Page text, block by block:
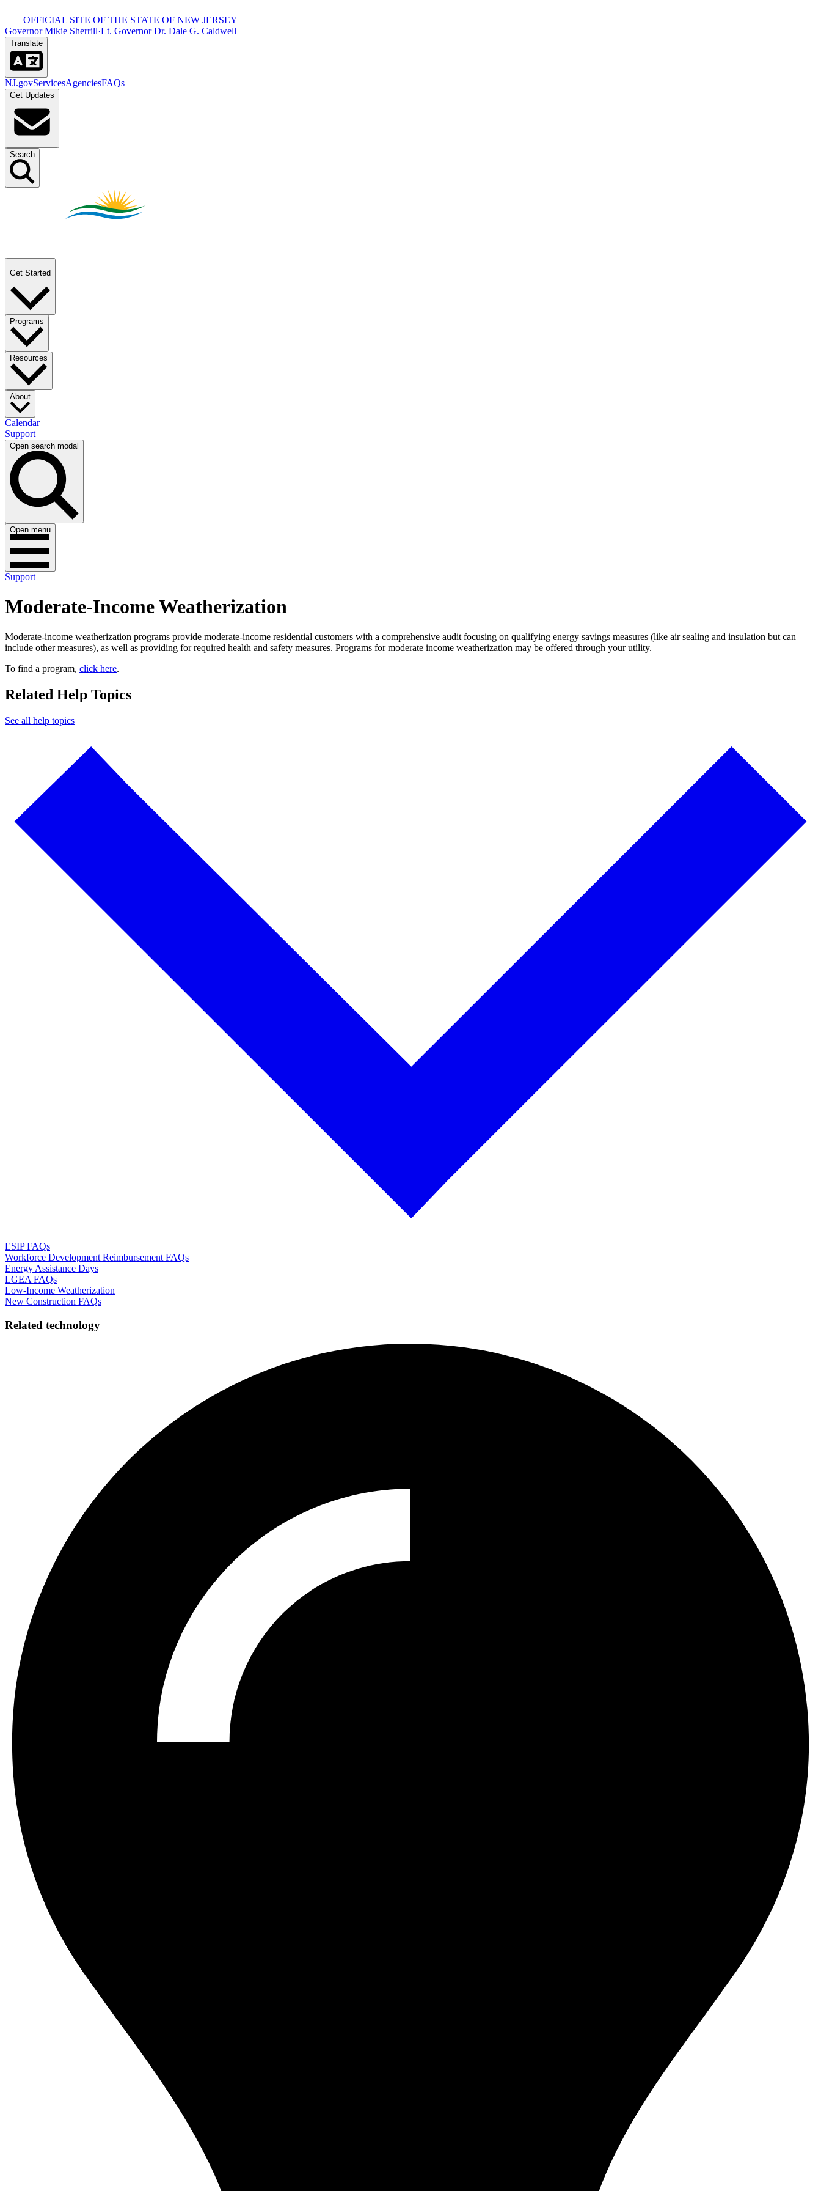
OFFICIAL SITE OF THE STATE OF NEW JERSEY​​​​‌ ‍ ​‍​‍‌‍ ‌ ​‍‌‍‍‌‌‍‌ ‌‍‍‌‌‍ ‍​‍​‍​ ‍‍​‍​‍‌ ​ ‌‍​‌‌‍ ‍‌‍‍‌‌ ‌​‌ ‍‌​‍ ‍‌‍‍‌‌‍ ​‍​‍​‍ ​​‍​‍‌‍‍​‌ ​‍‌‍‌‌‌‍‌‍​‍​‍​ ‍‍​‍​‍‌‍‍​‌ ‌​‌ ‌​‌ ​​​ ‍‍​‍ ​‍ ‌‍ ​‌‍ ‌‍​ ‌‍​‌‌‍ ​‌‍‍​‌‍ ‌ ​ ‌ ‌​​ ‍‍​ ​ ​ ​ ​ ​ ​ ​ ​‍ ‌‍‍‌‌‍ ‍‌ ‌​‌‍‌‌‌‍ ‍‌ ‌​​‍ ‌‍‌‌‌‍‌​‌‍‍‌‌ ‌​​‍ ‌‍ ‌‌‍ ‌‍‌​‌‍‌‌​ ‌‌ ​​‌ ​‍‌‍‌‌‌ ​ ‌‍‌‌‌‍ ‍‌ ‌​‌‍​‌‌ ‌​‌‍‍‌‌‍ ‌‍ ‍​ ‍ ‌‍‍‌‌‍‌​​ ‌‌‍ ‍‌‍‍‍‌​‌ ‌‍ ‌ ‌‍‌​ ​‌‍​‌‌ ‍‌‌‍ ‌ ‌‌‌ ‌​​ ‍ ‌ ‌​‌ ‍‌‌ ​​‌‍‌‌​ ‌‌‍ ‍‌‍‍‍‌‍ ​‌‍​‌‌ ‍‌‌‍ ‌ ‌‌‌ ‌​​ ‍ ‌ ​​‌‍​‌‌ ‌​‌‍‍​​ ‌‌‍‍​‌‍‌‌‌‍​‌‌‍‌​‌‍‌‌‌ ​‍​‍ ‍‌ ​ ‌‍‌‌‌‍​‌‌‍ ​​‍ ‍‌ ‌​‌‍‌‌‌ ‍​‌ ‌​​ ‌‍​‍‌‍​‌‌ ​ ‌‍‌‌‌‌‌‌‌ ​‍‌‍ ​​ ‌‌‍‍​‌ ‌​‌ ‌​‌ ​​​‍‌‌​ ​ ‌​​‌​‍‌‌​ ​‍‌​‌‍​‍‌‌​ ​‍‌​‌‍‌‍ ​‌‍ ‌‍​ ‌‍​‌‌‍ ​‌‍‍​‌‍ ‌ ​ ‌ ‌​​‍‌‌​ ​ ‌​​‌​ ​ ​ ​ ​ ​ ​ ​ ​‍‌‍‌‍‍‌‌‍‌​​ ‌‌‍ ‍‌‍‍‍‌​‌ ‌‍ ‌ ‌‍‌​ ​‌‍​‌‌ ‍‌‌‍ ‌ ‌‌‌ ‌​​‍‌‍‌ ‌​‌ ‍‌‌ ​​‌‍‌‌​ ‌‌‍ ‍‌‍‍‍‌‍ ​‌‍​‌‌ ‍‌‌‍ ‌ ‌‌‌ ‌​​‍‌‍‌ ​​‌‍​‌‌ ‌​‌‍‍​​ ‌‌‍‍​‌‍‌‌‌‍​‌‌‍‌​‌‍‌‌‌ ​‍​‍ ‍‌ ​ ‌‍‌‌‌‍​‌‌‍ ​​‍ ‍‌ ‌​‌‍‌‌‌ ‍​‌ ‌​​‍‌‍‌ ​​‌‍‌‌‌ ​‍‌ ​ ‌ ​​‌‍‌‌‌‍​ ‌ ‌​‌‍‍‌‌ ‌‍‌‍‌‌​ ‌‌ ​​‌ ‌‌‌‍​‍‌‍ ​‌‍‍‌‌ ​ ‌‍‍​‌‍‌‌‌‍‌​​‍​‍‌ ‌
Governor Mikie Sherrill​​​​‌ ‍ ​‍​‍‌‍ ‌ ​‍‌‍‍‌‌‍‌ ‌‍‍‌‌‍ ‍​‍​‍​ ‍‍​‍​‍‌ ​ ‌‍​‌‌‍ ‍‌‍‍‌‌ ‌​‌ ‍‌​‍ ‍‌‍‍‌‌‍ ​‍​‍​‍ ​​‍​‍‌‍‍​‌ ​‍‌‍‌‌‌‍‌‍​‍​‍​ ‍‍​‍​‍‌‍‍​‌ ‌​‌ ‌​‌ ​​​ ‍‍​‍ ​‍ ‌‍ ​‌‍ ‌‍​ ‌‍​‌‌‍ ​‌‍‍​‌‍ ‌ ​ ‌ ‌​​ ‍‍​ ​ ​ ​ ​ ​ ​ ​ ​‍ ‌‍‍‌‌‍ ‍‌ ‌​‌‍‌‌‌‍ ‍‌ ‌​​‍ ‌‍‌‌‌‍‌​‌‍‍‌‌ ‌​​‍ ‌‍ ‌‌‍ ‌‍‌​‌‍‌‌​ ‌‌ ​​‌ ​‍‌‍‌‌‌ ​ ‌‍‌‌‌‍ ‍‌ ‌​‌‍​‌‌ ‌​‌‍‍‌‌‍ ‌‍ ‍​ ‍ ‌‍‍‌‌‍‌​​ ‌‌‍ ‍‌‍‍‍‌​‌ ‌‍ ‌ ‌‍‌​ ​‌‍​‌‌ ‍‌‌‍ ‌ ‌‌‌ ‌​​ ‍ ‌ ‌​‌ ‍‌‌ ​​‌‍‌‌​ ‌‌‍ ‍‌‍‍‍‌‍ ​‌‍​‌‌ ‍‌‌‍ ‌ ‌‌‌ ‌​​ ‍ ‌ ​​‌‍​‌‌ ‌​‌‍‍​​ ‌‌‍‍​‌‍‌‌‌‍​‌‌‍‌​‌‍‌‌‌ ​‍​‍ ‍‌‍ ​‌‍‌‌‌‍​‌‌‍‌​‌‍‌‌‌ ​‍‌ ​ ​‍ ‍‌‍‌ ‌‍ ‌ ‌‍‌‍‌‌‌ ​‍‌‍ ‍‌‍ ‌ ​‍​ ‌‍​‍‌‍​‌‌ ​ ‌‍‌‌‌‌‌‌‌ ​‍‌‍ ​​ ‌‌‍‍​‌ ‌​‌ ‌​‌ ​​​‍‌‌​ ​ ‌​​‌​‍‌‌​ ​‍‌​‌‍​‍‌‌​ ​‍‌​‌‍‌‍ ​‌‍ ‌‍​ ‌‍​‌‌‍ ​‌‍‍​‌‍ ‌ ​ ‌ ‌​​‍‌‌​ ​ ‌​​‌​ ​ ​ ​ ​ ​ ​ ​ ​‍‌‍‌‍‍‌‌‍‌​​ ‌‌‍ ‍‌‍‍‍‌​‌ ‌‍ ‌ ‌‍‌​ ​‌‍​‌‌ ‍‌‌‍ ‌ ‌‌‌ ‌​​‍‌‍‌ ‌​‌ ‍‌‌ ​​‌‍‌‌​ ‌‌‍ ‍‌‍‍‍‌‍ ​‌‍​‌‌ ‍‌‌‍ ‌ ‌‌‌ ‌​​‍‌‍‌ ​​‌‍​‌‌ ‌​‌‍‍​​ ‌‌‍‍​‌‍‌‌‌‍​‌‌‍‌​‌‍‌‌‌ ​‍​‍ ‍‌‍ ​‌‍‌‌‌‍​‌‌‍‌​‌‍‌‌‌ ​‍‌ ​ ​‍ ‍‌‍‌ ‌‍ ‌ ‌‍‌‍‌‌‌ ​‍‌‍ ‍‌‍ ‌ ​‍​‍‌‍‌ ​​‌‍‌‌‌ ​‍‌ ​ ‌ ​​‌‍‌‌‌‍​ ‌ ‌​‌‍‍‌‌ ‌‍‌‍‌‌​ ‌‌ ​​‌ ‌‌‌‍​‍‌‍ ​‌‍‍‌‌ ​ ‌‍‍​‌‍‌‌‌‍‌​​‍​‍‌ ‌·Lt. Governor Dr. Dale G. Caldwell​​​​‌ ‍ ​‍​‍‌‍ ‌ ​‍‌‍‍‌‌‍‌ ‌‍‍‌‌‍ ‍​‍​‍​ ‍‍​‍​‍‌ ​ ‌‍​‌‌‍ ‍‌‍‍‌‌ ‌​‌ ‍‌​‍ ‍‌‍‍‌‌‍ ​‍​‍​‍ ​​‍​‍‌‍‍​‌ ​‍‌‍‌‌‌‍‌‍​‍​‍​ ‍‍​‍​‍‌‍‍​‌ ‌​‌ ‌​‌ ​​​ ‍‍​‍ ​‍ ‌‍ ​‌‍ ‌‍​ ‌‍​‌‌‍ ​‌‍‍​‌‍ ‌ ​ ‌ ‌​​ ‍‍​ ​ ​ ​ ​ ​ ​ ​ ​‍ ‌‍‍‌‌‍ ‍‌ ‌​‌‍‌‌‌‍ ‍‌ ‌​​‍ ‌‍‌‌‌‍‌​‌‍‍‌‌ ‌​​‍ ‌‍ ‌‌‍ ‌‍‌​‌‍‌‌​ ‌‌ ​​‌ ​‍‌‍‌‌‌ ​ ‌‍‌‌‌‍ ‍‌ ‌​‌‍​‌‌ ‌​‌‍‍‌‌‍ ‌‍ ‍​ ‍ ‌‍‍‌‌‍‌​​ ‌‌‍ ‍‌‍‍‍‌​‌ ‌‍ ‌ ‌‍‌​ ​‌‍​‌‌ ‍‌‌‍ ‌ ‌‌‌ ‌​​ ‍ ‌ ‌​‌ ‍‌‌ ​​‌‍‌‌​ ‌‌‍ ‍‌‍‍‍‌‍ ​‌‍​‌‌ ‍‌‌‍ ‌ ‌‌‌ ‌​​ ‍ ‌ ​​‌‍​‌‌ ‌​‌‍‍​​ ‌‌‍‍​‌‍‌‌‌‍​‌‌‍‌​‌‍‌‌‌ ​‍​‍ ‍‌‍ ​‌‍‌‌‌‍​‌‌‍‌​‌‍‌‌‌ ​‍‌ ​ ​‍ ‍‌‍ ​‌ ‌​‌​‌ ‌‍ ‌ ‌‍‌‍‌‌‌ ​‍‌‍ ‍‌‍ ‌ ​‍​ ‌‍​‍‌‍​‌‌ ​ ‌‍‌‌‌‌‌‌‌ ​‍‌‍ ​​ ‌‌‍‍​‌ ‌​‌ ‌​‌ ​​​‍‌‌​ ​ ‌​​‌​‍‌‌​ ​‍‌​‌‍​‍‌‌​ ​‍‌​‌‍‌‍ ​‌‍ ‌‍​ ‌‍​‌‌‍ ​‌‍‍​‌‍ ‌ ​ ‌ ‌​​‍‌‌​ ​ ‌​​‌​ ​ ​ ​ ​ ​ ​ ​ ​‍‌‍‌‍‍‌‌‍‌​​ ‌‌‍ ‍‌‍‍‍‌​‌ ‌‍ ‌ ‌‍‌​ ​‌‍​‌‌ ‍‌‌‍ ‌ ‌‌‌ ‌​​‍‌‍‌ ‌​‌ ‍‌‌ ​​‌‍‌‌​ ‌‌‍ ‍‌‍‍‍‌‍ ​‌‍​‌‌ ‍‌‌‍ ‌ ‌‌‌ ‌​​‍‌‍‌ ​​‌‍​‌‌ ‌​‌‍‍​​ ‌‌‍‍​‌‍‌‌‌‍​‌‌‍‌​‌‍‌‌‌ ​‍​‍ ‍‌‍ ​‌‍‌‌‌‍​‌‌‍‌​‌‍‌‌‌ ​‍‌ ​ ​‍ ‍‌‍ ​‌ ‌​‌​‌ ‌‍ ‌ ‌‍‌‍‌‌‌ ​‍‌‍ ‍‌‍ ‌ ​‍​‍‌‍‌ ​​‌‍‌‌‌ ​‍‌ ​ ‌ ​​‌‍‌‌‌‍​ ‌ ‌​‌‍‍‌‌ ‌‍‌‍‌‌​ ‌‌ ​​‌ ‌‌‌‍​‍‌‍ ​‌‍‍‌‌ ​ ‌‍‍​‌‍‌‌‌‍‌​​‍​‍‌ ‌
Translate​​​​‌ ‍ ​‍​‍‌‍ ‌ ​‍‌‍‍‌‌‍‌ ‌‍‍‌‌‍ ‍​‍​‍​ ‍‍​‍​‍‌ ​ ‌‍​‌‌‍ ‍‌‍‍‌‌ ‌​‌ ‍‌​‍ ‍‌‍‍‌‌‍ ​‍​‍​‍ ​​‍​‍‌‍‍​‌ ​‍‌‍‌‌‌‍‌‍​‍​‍​ ‍‍​‍​‍‌‍‍​‌ ‌​‌ ‌​‌ ​​​ ‍‍​‍ ​‍ ‌‍ ​‌‍ ‌‍​ ‌‍​‌‌‍ ​‌‍‍​‌‍ ‌ ​ ‌ ‌​​ ‍‍​ ​ ​ ​ ​ ​ ​ ​ ​‍ ‌‍‍‌‌‍ ‍‌ ‌​‌‍‌‌‌‍ ‍‌ ‌​​‍ ‌‍‌‌‌‍‌​‌‍‍‌‌ ‌​​‍ ‌‍ ‌‌‍ ‌‍‌​‌‍‌‌​ ‌‌ ​​‌ ​‍‌‍‌‌‌ ​ ‌‍‌‌‌‍ ‍‌ ‌​‌‍​‌‌ ‌​‌‍‍‌‌‍ ‌‍ ‍​ ‍ ‌‍‍‌‌‍‌​​ ‌‌‍ ‍‌‍‍‍‌​‌ ‌‍ ‌ ‌‍‌​ ​‌‍​‌‌ ‍‌‌‍ ‌ ‌‌‌ ‌​​ ‍ ‌ ‌​‌ ‍‌‌ ​​‌‍‌‌​ ‌‌‍ ‍‌‍‍‍‌‍ ​‌‍​‌‌ ‍‌‌‍ ‌ ‌‌‌ ‌​​ ‍ ‌ ​​‌‍​‌‌ ‌​‌‍‍​​ ‌‌‍‍​‌‍‌‌‌‍​‌‌‍‌​‌‍‌‌‌ ​‍​‍ ‍‌ ‌​‌ ​‍‌‍​‌‌‍ ‍‌ ​ ‌‍ ​‌‍​‌‌ ‌​‌‍‍‌‌‍ ‌‍ ‍‌ ​ ​‍ ‍‌‍​‍‌ ‌​‌‍ ‍​ ‌‍​‍‌‍​‌‌ ​ ‌‍‌‌‌‌‌‌‌ ​‍‌‍ ​​ ‌‌‍‍​‌ ‌​‌ ‌​‌ ​​​‍‌‌​ ​ ‌​​‌​‍‌‌​ ​‍‌​‌‍​‍‌‌​ ​‍‌​‌‍‌‍ ​‌‍ ‌‍​ ‌‍​‌‌‍ ​‌‍‍​‌‍ ‌ ​ ‌ ‌​​‍‌‌​ ​ ‌​​‌​ ​ ​ ​ ​ ​ ​ ​ ​‍‌‍‌‍‍‌‌‍‌​​ ‌‌‍ ‍‌‍‍‍‌​‌ ‌‍ ‌ ‌‍‌​ ​‌‍​‌‌ ‍‌‌‍ ‌ ‌‌‌ ‌​​‍‌‍‌ ‌​‌ ‍‌‌ ​​‌‍‌‌​ ‌‌‍ ‍‌‍‍‍‌‍ ​‌‍​‌‌ ‍‌‌‍ ‌ ‌‌‌ ‌​​‍‌‍‌ ​​‌‍​‌‌ ‌​‌‍‍​​ ‌‌‍‍​‌‍‌‌‌‍​‌‌‍‌​‌‍‌‌‌ ​‍​‍ ‍‌ ‌​‌ ​‍‌‍​‌‌‍ ‍‌ ​ ‌‍ ​‌‍​‌‌ ‌​‌‍‍‌‌‍ ‌‍ ‍‌ ​ ​‍ ‍‌‍​‍‌ ‌​‌‍ ‍​‍‌‍‌ ​​‌‍‌‌‌ ​‍‌ ​ ‌ ​​‌‍‌‌‌‍​ ‌ ‌​‌‍‍‌‌ ‌‍‌‍‌‌​ ‌‌ ​​‌ ‌‌‌‍​‍‌‍ ​‌‍‍‌‌ ​ ‌‍‍​‌‍‌‌‌‍‌​​‍​‍‌ ‌
NJ.gov​​​​‌ ‍ ​‍​‍‌‍ ‌ ​‍‌‍‍‌‌‍‌ ‌‍‍‌‌‍ ‍​‍​‍​ ‍‍​‍​‍‌ ​ ‌‍​‌‌‍ ‍‌‍‍‌‌ ‌​‌ ‍‌​‍ ‍‌‍‍‌‌‍ ​‍​‍​‍ ​​‍​‍‌‍‍​‌ ​‍‌‍‌‌‌‍‌‍​‍​‍​ ‍‍​‍​‍‌‍‍​‌ ‌​‌ ‌​‌ ​​​ ‍‍​‍ ​‍ ‌‍ ​‌‍ ‌‍​ ‌‍​‌‌‍ ​‌‍‍​‌‍ ‌ ​ ‌ ‌​​ ‍‍​ ​ ​ ​ ​ ​ ​ ​ ​‍ ‌‍‍‌‌‍ ‍‌ ‌​‌‍‌‌‌‍ ‍‌ ‌​​‍ ‌‍‌‌‌‍‌​‌‍‍‌‌ ‌​​‍ ‌‍ ‌‌‍ ‌‍‌​‌‍‌‌​ ‌‌ ​​‌ ​‍‌‍‌‌‌ ​ ‌‍‌‌‌‍ ‍‌ ‌​‌‍​‌‌ ‌​‌‍‍‌‌‍ ‌‍ ‍​ ‍ ‌‍‍‌‌‍‌​​ ‌‌‍ ‍‌‍‍‍‌​‌ ‌‍ ‌ ‌‍‌​ ​‌‍​‌‌ ‍‌‌‍ ‌ ‌‌‌ ‌​​ ‍ ‌ ‌​‌ ‍‌‌ ​​‌‍‌‌​ ‌‌‍ ‍‌‍‍‍‌‍ ​‌‍​‌‌ ‍‌‌‍ ‌ ‌‌‌ ‌​​ ‍ ‌ ​​‌‍​‌‌ ‌​‌‍‍​​ ‌‌‍‍​‌‍‌‌‌‍​‌‌‍‌​‌‍‌‌‌ ​‍​‍ ‍‌‍ ​‌‍‍‌‌‍ ‍‌‍‍ ‌ ​ ​‍‌‌​ ‌‌‌​​‍‌‌ ‌‍‍ ‌‍‌‌‌ ‍‌​‍‌‌​ ​ ‌​‌​​‍‌‌​ ​ ‌​‌​​‍‌‌​ ​‍​ ​‍​ ​‍‌‍‌‍‌‍​ ‌‍​ ​ ​ ‌‍​‍​ ‍​‌‍‌‌​ ​​​ ​ ‌‍​‍​ ​​​‍‌‌​ ​‍​ ​‍​‍‌‌​ ‌‌‌​‌​​‍ ‍‌ ‌​‌‍‌‌‌ ‍​‌ ‌​​ ‌‍​‍‌‍​‌‌ ​ ‌‍‌‌‌‌‌‌‌ ​‍‌‍ ​​ ‌‌‍‍​‌ ‌​‌ ‌​‌ ​​​‍‌‌​ ​ ‌​​‌​‍‌‌​ ​‍‌​‌‍​‍‌‌​ ​‍‌​‌‍‌‍ ​‌‍ ‌‍​ ‌‍​‌‌‍ ​‌‍‍​‌‍ ‌ ​ ‌ ‌​​‍‌‌​ ​ ‌​​‌​ ​ ​ ​ ​ ​ ​ ​ ​‍‌‍‌‍‍‌‌‍‌​​ ‌‌‍ ‍‌‍‍‍‌​‌ ‌‍ ‌ ‌‍‌​ ​‌‍​‌‌ ‍‌‌‍ ‌ ‌‌‌ ‌​​‍‌‍‌ ‌​‌ ‍‌‌ ​​‌‍‌‌​ ‌‌‍ ‍‌‍‍‍‌‍ ​‌‍​‌‌ ‍‌‌‍ ‌ ‌‌‌ ‌​​‍‌‍‌ ​​‌‍​‌‌ ‌​‌‍‍​​ ‌‌‍‍​‌‍‌‌‌‍​‌‌‍‌​‌‍‌‌‌ ​‍​‍ ‍‌‍ ​‌‍‍‌‌‍ ‍‌‍‍ ‌ ​ ​‍‌‌​ ‌‌‌​​‍‌‌ ‌‍‍ ‌‍‌‌‌ ‍‌​‍‌‌​ ​ ‌​‌​​‍‌‌​ ​ ‌​‌​​‍‌‌​ ​‍​ ​‍​ ​‍‌‍‌‍‌‍​ ‌‍​ ​ ​ ‌‍​‍​ ‍​‌‍‌‌​ ​​​ ​ ‌‍​‍​ ​​​‍‌‌​ ​‍​ ​‍​‍‌‌​ ‌‌‌​‌​​‍ ‍‌ ‌​‌‍‌‌‌ ‍​‌ ‌​​‍‌‍‌ ​​‌‍‌‌‌ ​‍‌ ​ ‌ ​​‌‍‌‌‌‍​ ‌ ‌​‌‍‍‌‌ ‌‍‌‍‌‌​ ‌‌ ​​‌ ‌‌‌‍​‍‌‍ ​‌‍‍‌‌ ​ ‌‍‍​‌‍‌‌‌‍‌​​‍​‍‌ ‌Services​​​​‌ ‍ ​‍​‍‌‍ ‌ ​‍‌‍‍‌‌‍‌ ‌‍‍‌‌‍ ‍​‍​‍​ ‍‍​‍​‍‌ ​ ‌‍​‌‌‍ ‍‌‍‍‌‌ ‌​‌ ‍‌​‍ ‍‌‍‍‌‌‍ ​‍​‍​‍ ​​‍​‍‌‍‍​‌ ​‍‌‍‌‌‌‍‌‍​‍​‍​ ‍‍​‍​‍‌‍‍​‌ ‌​‌ ‌​‌ ​​​ ‍‍​‍ ​‍ ‌‍ ​‌‍ ‌‍​ ‌‍​‌‌‍ ​‌‍‍​‌‍ ‌ ​ ‌ ‌​​ ‍‍​ ​ ​ ​ ​ ​ ​ ​ ​‍ ‌‍‍‌‌‍ ‍‌ ‌​‌‍‌‌‌‍ ‍‌ ‌​​‍ ‌‍‌‌‌‍‌​‌‍‍‌‌ ‌​​‍ ‌‍ ‌‌‍ ‌‍‌​‌‍‌‌​ ‌‌ ​​‌ ​‍‌‍‌‌‌ ​ ‌‍‌‌‌‍ ‍‌ ‌​‌‍​‌‌ ‌​‌‍‍‌‌‍ ‌‍ ‍​ ‍ ‌‍‍‌‌‍‌​​ ‌‌‍ ‍‌‍‍‍‌​‌ ‌‍ ‌ ‌‍‌​ ​‌‍​‌‌ ‍‌‌‍ ‌ ‌‌‌ ‌​​ ‍ ‌ ‌​‌ ‍‌‌ ​​‌‍‌‌​ ‌‌‍ ‍‌‍‍‍‌‍ ​‌‍​‌‌ ‍‌‌‍ ‌ ‌‌‌ ‌​​ ‍ ‌ ​​‌‍​‌‌ ‌​‌‍‍​​ ‌‌‍‍​‌‍‌‌‌‍​‌‌‍‌​‌‍‌‌‌ ​‍​‍ ‍‌‍ ​‌‍‍‌‌‍ ‍‌‍‍ ‌ ​ ​‍‌‌​ ‌‌‌​​‍‌‌ ‌‍‍ ‌‍‌‌‌ ‍‌​‍‌‌​ ​ ‌​‌​​‍‌‌​ ​ ‌​‌​​‍‌‌​ ​‍​ ​‍​ ​‍​ ‍​​ ‌ ​ ‍‌​ ​‍‌‍​ ‌‍​ ‌‍‌‍​ ​ ​ ‌ ​ ‌​​ ‌​​‍‌‌​ ​‍​ ​‍​‍‌‌​ ‌‌‌​‌​​‍ ‍‌ ‌​‌‍‌‌‌ ‍​‌ ‌​​ ‌‍​‍‌‍​‌‌ ​ ‌‍‌‌‌‌‌‌‌ ​‍‌‍ ​​ ‌‌‍‍​‌ ‌​‌ ‌​‌ ​​​‍‌‌​ ​ ‌​​‌​‍‌‌​ ​‍‌​‌‍​‍‌‌​ ​‍‌​‌‍‌‍ ​‌‍ ‌‍​ ‌‍​‌‌‍ ​‌‍‍​‌‍ ‌ ​ ‌ ‌​​‍‌‌​ ​ ‌​​‌​ ​ ​ ​ ​ ​ ​ ​ ​‍‌‍‌‍‍‌‌‍‌​​ ‌‌‍ ‍‌‍‍‍‌​‌ ‌‍ ‌ ‌‍‌​ ​‌‍​‌‌ ‍‌‌‍ ‌ ‌‌‌ ‌​​‍‌‍‌ ‌​‌ ‍‌‌ ​​‌‍‌‌​ ‌‌‍ ‍‌‍‍‍‌‍ ​‌‍​‌‌ ‍‌‌‍ ‌ ‌‌‌ ‌​​‍‌‍‌ ​​‌‍​‌‌ ‌​‌‍‍​​ ‌‌‍‍​‌‍‌‌‌‍​‌‌‍‌​‌‍‌‌‌ ​‍​‍ ‍‌‍ ​‌‍‍‌‌‍ ‍‌‍‍ ‌ ​ ​‍‌‌​ ‌‌‌​​‍‌‌ ‌‍‍ ‌‍‌‌‌ ‍‌​‍‌‌​ ​ ‌​‌​​‍‌‌​ ​ ‌​‌​​‍‌‌​ ​‍​ ​‍​ ​‍​ ‍​​ ‌ ​ ‍‌​ ​‍‌‍​ ‌‍​ ‌‍‌‍​ ​ ​ ‌ ​ ‌​​ ‌​​‍‌‌​ ​‍​ ​‍​‍‌‌​ ‌‌‌​‌​​‍ ‍‌ ‌​‌‍‌‌‌ ‍​‌ ‌​​‍‌‍‌ ​​‌‍‌‌‌ ​‍‌ ​ ‌ ​​‌‍‌‌‌‍​ ‌ ‌​‌‍‍‌‌ ‌‍‌‍‌‌​ ‌‌ ​​‌ ‌‌‌‍​‍‌‍ ​‌‍‍‌‌ ​ ‌‍‍​‌‍‌‌‌‍‌​​‍​‍‌ ‌Agencies​​​​‌ ‍ ​‍​‍‌‍ ‌ ​‍‌‍‍‌‌‍‌ ‌‍‍‌‌‍ ‍​‍​‍​ ‍‍​‍​‍‌ ​ ‌‍​‌‌‍ ‍‌‍‍‌‌ ‌​‌ ‍‌​‍ ‍‌‍‍‌‌‍ ​‍​‍​‍ ​​‍​‍‌‍‍​‌ ​‍‌‍‌‌‌‍‌‍​‍​‍​ ‍‍​‍​‍‌‍‍​‌ ‌​‌ ‌​‌ ​​​ ‍‍​‍ ​‍ ‌‍ ​‌‍ ‌‍​ ‌‍​‌‌‍ ​‌‍‍​‌‍ ‌ ​ ‌ ‌​​ ‍‍​ ​ ​ ​ ​ ​ ​ ​ ​‍ ‌‍‍‌‌‍ ‍‌ ‌​‌‍‌‌‌‍ ‍‌ ‌​​‍ ‌‍‌‌‌‍‌​‌‍‍‌‌ ‌​​‍ ‌‍ ‌‌‍ ‌‍‌​‌‍‌‌​ ‌‌ ​​‌ ​‍‌‍‌‌‌ ​ ‌‍‌‌‌‍ ‍‌ ‌​‌‍​‌‌ ‌​‌‍‍‌‌‍ ‌‍ ‍​ ‍ ‌‍‍‌‌‍‌​​ ‌‌‍ ‍‌‍‍‍‌​‌ ‌‍ ‌ ‌‍‌​ ​‌‍​‌‌ ‍‌‌‍ ‌ ‌‌‌ ‌​​ ‍ ‌ ‌​‌ ‍‌‌ ​​‌‍‌‌​ ‌‌‍ ‍‌‍‍‍‌‍ ​‌‍​‌‌ ‍‌‌‍ ‌ ‌‌‌ ‌​​ ‍ ‌ ​​‌‍​‌‌ ‌​‌‍‍​​ ‌‌‍‍​‌‍‌‌‌‍​‌‌‍‌​‌‍‌‌‌ ​‍​‍ ‍‌‍ ​‌‍‍‌‌‍ ‍‌‍‍ ‌ ​ ​‍‌‌​ ‌‌‌​​‍‌‌ ‌‍‍ ‌‍‌‌‌ ‍‌​‍‌‌​ ​ ‌​‌​​‍‌‌​ ​ ‌​‌​​‍‌‌​ ​‍​ ​‍​ ‌ ‌‍‌​​ ​‌‌‍‌‍​ ​ ​ ​​‌‍​ ‌‍​‍​ ‌ ‌‍‌​​ ‍​​ ​ ​‍‌‌​ ​‍​ ​‍​‍‌‌​ ‌‌‌​‌​​‍ ‍‌ ‌​‌‍‌‌‌ ‍​‌ ‌​​ ‌‍​‍‌‍​‌‌ ​ ‌‍‌‌‌‌‌‌‌ ​‍‌‍ ​​ ‌‌‍‍​‌ ‌​‌ ‌​‌ ​​​‍‌‌​ ​ ‌​​‌​‍‌‌​ ​‍‌​‌‍​‍‌‌​ ​‍‌​‌‍‌‍ ​‌‍ ‌‍​ ‌‍​‌‌‍ ​‌‍‍​‌‍ ‌ ​ ‌ ‌​​‍‌‌​ ​ ‌​​‌​ ​ ​ ​ ​ ​ ​ ​ ​‍‌‍‌‍‍‌‌‍‌​​ ‌‌‍ ‍‌‍‍‍‌​‌ ‌‍ ‌ ‌‍‌​ ​‌‍​‌‌ ‍‌‌‍ ‌ ‌‌‌ ‌​​‍‌‍‌ ‌​‌ ‍‌‌ ​​‌‍‌‌​ ‌‌‍ ‍‌‍‍‍‌‍ ​‌‍​‌‌ ‍‌‌‍ ‌ ‌‌‌ ‌​​‍‌‍‌ ​​‌‍​‌‌ ‌​‌‍‍​​ ‌‌‍‍​‌‍‌‌‌‍​‌‌‍‌​‌‍‌‌‌ ​‍​‍ ‍‌‍ ​‌‍‍‌‌‍ ‍‌‍‍ ‌ ​ ​‍‌‌​ ‌‌‌​​‍‌‌ ‌‍‍ ‌‍‌‌‌ ‍‌​‍‌‌​ ​ ‌​‌​​‍‌‌​ ​ ‌​‌​​‍‌‌​ ​‍​ ​‍​ ‌ ‌‍‌​​ ​‌‌‍‌‍​ ​ ​ ​​‌‍​ ‌‍​‍​ ‌ ‌‍‌​​ ‍​​ ​ ​‍‌‌​ ​‍​ ​‍​‍‌‌​ ‌‌‌​‌​​‍ ‍‌ ‌​‌‍‌‌‌ ‍​‌ ‌​​‍‌‍‌ ​​‌‍‌‌‌ ​‍‌ ​ ‌ ​​‌‍‌‌‌‍​ ‌ ‌​‌‍‍‌‌ ‌‍‌‍‌‌​ ‌‌ ​​‌ ‌‌‌‍​‍‌‍ ​‌‍‍‌‌ ​ ‌‍‍​‌‍‌‌‌‍‌​​‍​‍‌ ‌FAQs​​​​‌ ‍ ​‍​‍‌‍ ‌ ​‍‌‍‍‌‌‍‌ ‌‍‍‌‌‍ ‍​‍​‍​ ‍‍​‍​‍‌ ​ ‌‍​‌‌‍ ‍‌‍‍‌‌ ‌​‌ ‍‌​‍ ‍‌‍‍‌‌‍ ​‍​‍​‍ ​​‍​‍‌‍‍​‌ ​‍‌‍‌‌‌‍‌‍​‍​‍​ ‍‍​‍​‍‌‍‍​‌ ‌​‌ ‌​‌ ​​​ ‍‍​‍ ​‍ ‌‍ ​‌‍ ‌‍​ ‌‍​‌‌‍ ​‌‍‍​‌‍ ‌ ​ ‌ ‌​​ ‍‍​ ​ ​ ​ ​ ​ ​ ​ ​‍ ‌‍‍‌‌‍ ‍‌ ‌​‌‍‌‌‌‍ ‍‌ ‌​​‍ ‌‍‌‌‌‍‌​‌‍‍‌‌ ‌​​‍ ‌‍ ‌‌‍ ‌‍‌​‌‍‌‌​ ‌‌ ​​‌ ​‍‌‍‌‌‌ ​ ‌‍‌‌‌‍ ‍‌ ‌​‌‍​‌‌ ‌​‌‍‍‌‌‍ ‌‍ ‍​ ‍ ‌‍‍‌‌‍‌​​ ‌‌‍ ‍‌‍‍‍‌​‌ ‌‍ ‌ ‌‍‌​ ​‌‍​‌‌ ‍‌‌‍ ‌ ‌‌‌ ‌​​ ‍ ‌ ‌​‌ ‍‌‌ ​​‌‍‌‌​ ‌‌‍ ‍‌‍‍‍‌‍ ​‌‍​‌‌ ‍‌‌‍ ‌ ‌‌‌ ‌​​ ‍ ‌ ​​‌‍​‌‌ ‌​‌‍‍​​ ‌‌‍‍​‌‍‌‌‌‍​‌‌‍‌​‌‍‌‌‌ ​‍​‍ ‍‌‍ ​‌‍‍‌‌‍ ‍‌‍‍ ‌ ​ ​‍‌‌​ ‌‌‌​​‍‌‌ ‌‍‍ ‌‍‌‌‌ ‍‌​‍‌‌​ ​ ‌​‌​​‍‌‌​ ​ ‌​‌​​‍‌‌​ ​‍​ ​‍‌‍​ ​ ‌‍​ ‍​‌‍​ ‌‍​‍​ ​‌​ ​​​ ‌‌‌‍​ ​ ‌‌​ ​‌‌‍​‍​‍‌‌​ ​‍​ ​‍​‍‌‌​ ‌‌‌​‌​​‍ ‍‌ ‌​‌‍‌‌‌ ‍​‌ ‌​​ ‌‍​‍‌‍​‌‌ ​ ‌‍‌‌‌‌‌‌‌ ​‍‌‍ ​​ ‌‌‍‍​‌ ‌​‌ ‌​‌ ​​​‍‌‌​ ​ ‌​​‌​‍‌‌​ ​‍‌​‌‍​‍‌‌​ ​‍‌​‌‍‌‍ ​‌‍ ‌‍​ ‌‍​‌‌‍ ​‌‍‍​‌‍ ‌ ​ ‌ ‌​​‍‌‌​ ​ ‌​​‌​ ​ ​ ​ ​ ​ ​ ​ ​‍‌‍‌‍‍‌‌‍‌​​ ‌‌‍ ‍‌‍‍‍‌​‌ ‌‍ ‌ ‌‍‌​ ​‌‍​‌‌ ‍‌‌‍ ‌ ‌‌‌ ‌​​‍‌‍‌ ‌​‌ ‍‌‌ ​​‌‍‌‌​ ‌‌‍ ‍‌‍‍‍‌‍ ​‌‍​‌‌ ‍‌‌‍ ‌ ‌‌‌ ‌​​‍‌‍‌ ​​‌‍​‌‌ ‌​‌‍‍​​ ‌‌‍‍​‌‍‌‌‌‍​‌‌‍‌​‌‍‌‌‌ ​‍​‍ ‍‌‍ ​‌‍‍‌‌‍ ‍‌‍‍ ‌ ​ ​‍‌‌​ ‌‌‌​​‍‌‌ ‌‍‍ ‌‍‌‌‌ ‍‌​‍‌‌​ ​ ‌​‌​​‍‌‌​ ​ ‌​‌​​‍‌‌​ ​‍​ ​‍‌‍​ ​ ‌‍​ ‍​‌‍​ ‌‍​‍​ ​‌​ ​​​ ‌‌‌‍​ ​ ‌‌​ ​‌‌‍​‍​‍‌‌​ ​‍​ ​‍​‍‌‌​ ‌‌‌​‌​​‍ ‍‌ ‌​‌‍‌‌‌ ‍​‌ ‌​​‍‌‍‌ ​​‌‍‌‌‌ ​‍‌ ​ ‌ ​​‌‍‌‌‌‍​ ‌ ‌​‌‍‍‌‌ ‌‍‌‍‌‌​ ‌‌ ​​‌ ‌‌‌‍​‍‌‍ ​‌‍‍‌‌ ​ ‌‍‍​‌‍‌‌‌‍‌​​‍​‍‌ ‌
Get Updates​​​​‌ ‍ ​‍​‍‌‍ ‌ ​‍‌‍‍‌‌‍‌ ‌‍‍‌‌‍ ‍​‍​‍​ ‍‍​‍​‍‌ ​ ‌‍​‌‌‍ ‍‌‍‍‌‌ ‌​‌ ‍‌​‍ ‍‌‍‍‌‌‍ ​‍​‍​‍ ​​‍​‍‌‍‍​‌ ​‍‌‍‌‌‌‍‌‍​‍​‍​ ‍‍​‍​‍‌‍‍​‌ ‌​‌ ‌​‌ ​​​ ‍‍​‍ ​‍ ‌‍ ​‌‍ ‌‍​ ‌‍​‌‌‍ ​‌‍‍​‌‍ ‌ ​ ‌ ‌​​ ‍‍​ ​ ​ ​ ​ ​ ​ ​ ​‍ ‌‍‍‌‌‍ ‍‌ ‌​‌‍‌‌‌‍ ‍‌ ‌​​‍ ‌‍‌‌‌‍‌​‌‍‍‌‌ ‌​​‍ ‌‍ ‌‌‍ ‌‍‌​‌‍‌‌​ ‌‌ ​​‌ ​‍‌‍‌‌‌ ​ ‌‍‌‌‌‍ ‍‌ ‌​‌‍​‌‌ ‌​‌‍‍‌‌‍ ‌‍ ‍​ ‍ ‌‍‍‌‌‍‌​​ ‌‌‍ ‍‌‍‍‍‌​‌ ‌‍ ‌ ‌‍‌​ ​‌‍​‌‌ ‍‌‌‍ ‌ ‌‌‌ ‌​​ ‍ ‌ ‌​‌ ‍‌‌ ​​‌‍‌‌​ ‌‌‍ ‍‌‍‍‍‌‍ ​‌‍​‌‌ ‍‌‌‍ ‌ ‌‌‌ ‌​​ ‍ ‌ ​​‌‍​‌‌ ‌​‌‍‍​​ ‌‌‍‍​‌‍‌‌‌‍​‌‌‍‌​‌‍‌‌‌ ​‍​‍ ‍‌‍ ‍‌‍‌‌‌ ‌ ‌ ​ ‌‍ ​‌‍‌‌‌ ‌​‌ ‌​‌‍‌‌‌ ​‍​‍ ‍‌‍​‍‌ ‌​‌‍ ‍​ ‌‍​‍‌‍​‌‌ ​ ‌‍‌‌‌‌‌‌‌ ​‍‌‍ ​​ ‌‌‍‍​‌ ‌​‌ ‌​‌ ​​​‍‌‌​ ​ ‌​​‌​‍‌‌​ ​‍‌​‌‍​‍‌‌​ ​‍‌​‌‍‌‍ ​‌‍ ‌‍​ ‌‍​‌‌‍ ​‌‍‍​‌‍ ‌ ​ ‌ ‌​​‍‌‌​ ​ ‌​​‌​ ​ ​ ​ ​ ​ ​ ​ ​‍‌‍‌‍‍‌‌‍‌​​ ‌‌‍ ‍‌‍‍‍‌​‌ ‌‍ ‌ ‌‍‌​ ​‌‍​‌‌ ‍‌‌‍ ‌ ‌‌‌ ‌​​‍‌‍‌ ‌​‌ ‍‌‌ ​​‌‍‌‌​ ‌‌‍ ‍‌‍‍‍‌‍ ​‌‍​‌‌ ‍‌‌‍ ‌ ‌‌‌ ‌​​‍‌‍‌ ​​‌‍​‌‌ ‌​‌‍‍​​ ‌‌‍‍​‌‍‌‌‌‍​‌‌‍‌​‌‍‌‌‌ ​‍​‍ ‍‌‍ ‍‌‍‌‌‌ ‌ ‌ ​ ‌‍ ​‌‍‌‌‌ ‌​‌ ‌​‌‍‌‌‌ ​‍​‍ ‍‌‍​‍‌ ‌​‌‍ ‍​‍‌‍‌ ​​‌‍‌‌‌ ​‍‌ ​ ‌ ​​‌‍‌‌‌‍​ ‌ ‌​‌‍‍‌‌ ‌‍‌‍‌‌​ ‌‌ ​​‌ ‌‌‌‍​‍‌‍ ​‌‍‍‌‌ ​ ‌‍‍​‌‍‌‌‌‍‌​​‍​‍‌ ‌
Search​​​​‌ ‍ ​‍​‍‌‍ ‌ ​‍‌‍‍‌‌‍‌ ‌‍‍‌‌‍ ‍​‍​‍​ ‍‍​‍​‍‌ ​ ‌‍​‌‌‍ ‍‌‍‍‌‌ ‌​‌ ‍‌​‍ ‍‌‍‍‌‌‍ ​‍​‍​‍ ​​‍​‍‌‍‍​‌ ​‍‌‍‌‌‌‍‌‍​‍​‍​ ‍‍​‍​‍‌‍‍​‌ ‌​‌ ‌​‌ ​​​ ‍‍​‍ ​‍ ‌‍ ​‌‍ ‌‍​ ‌‍​‌‌‍ ​‌‍‍​‌‍ ‌ ​ ‌ ‌​​ ‍‍​ ​ ​ ​ ​ ​ ​ ​ ​‍ ‌‍‍‌‌‍ ‍‌ ‌​‌‍‌‌‌‍ ‍‌ ‌​​‍ ‌‍‌‌‌‍‌​‌‍‍‌‌ ‌​​‍ ‌‍ ‌‌‍ ‌‍‌​‌‍‌‌​ ‌‌ ​​‌ ​‍‌‍‌‌‌ ​ ‌‍‌‌‌‍ ‍‌ ‌​‌‍​‌‌ ‌​‌‍‍‌‌‍ ‌‍ ‍​ ‍ ‌‍‍‌‌‍‌​​ ‌‌‍ ‍‌‍‍‍‌​‌ ‌‍ ‌ ‌‍‌​ ​‌‍​‌‌ ‍‌‌‍ ‌ ‌‌‌ ‌​​ ‍ ‌ ‌​‌ ‍‌‌ ​​‌‍‌‌​ ‌‌‍ ‍‌‍‍‍‌‍ ​‌‍​‌‌ ‍‌‌‍ ‌ ‌‌‌ ‌​​ ‍ ‌ ​​‌‍​‌‌ ‌​‌‍‍​​ ‌‌‍‍​‌‍‌‌‌‍​‌‌‍‌​‌‍‌‌‌ ​‍​‍ ‍‌ ​ ‌‍‌‌‌‍​‌‌ ​‍‌‍​ ‌‍‍​​‍ ‍‌‍​‍‌ ‌​‌‍ ‍​ ‌‍​‍‌‍​‌‌ ​ ‌‍‌‌‌‌‌‌‌ ​‍‌‍ ​​ ‌‌‍‍​‌ ‌​‌ ‌​‌ ​​​‍‌‌​ ​ ‌​​‌​‍‌‌​ ​‍‌​‌‍​‍‌‌​ ​‍‌​‌‍‌‍ ​‌‍ ‌‍​ ‌‍​‌‌‍ ​‌‍‍​‌‍ ‌ ​ ‌ ‌​​‍‌‌​ ​ ‌​​‌​ ​ ​ ​ ​ ​ ​ ​ ​‍‌‍‌‍‍‌‌‍‌​​ ‌‌‍ ‍‌‍‍‍‌​‌ ‌‍ ‌ ‌‍‌​ ​‌‍​‌‌ ‍‌‌‍ ‌ ‌‌‌ ‌​​‍‌‍‌ ‌​‌ ‍‌‌ ​​‌‍‌‌​ ‌‌‍ ‍‌‍‍‍‌‍ ​‌‍​‌‌ ‍‌‌‍ ‌ ‌‌‌ ‌​​‍‌‍‌ ​​‌‍​‌‌ ‌​‌‍‍​​ ‌‌‍‍​‌‍‌‌‌‍​‌‌‍‌​‌‍‌‌‌ ​‍​‍ ‍‌ ​ ‌‍‌‌‌‍​‌‌ ​‍‌‍​ ‌‍‍​​‍ ‍‌‍​‍‌ ‌​‌‍ ‍​‍‌‍‌ ​​‌‍‌‌‌ ​‍‌ ​ ‌ ​​‌‍‌‌‌‍​ ‌ ‌​‌‍‍‌‌ ‌‍‌‍‌‌​ ‌‌ ​​‌ ‌‌‌‍​‍‌‍ ​‌‍‍‌‌ ​ ‌‍‍​‌‍‌‌‌‍‌​​‍​‍‌ ‌
Get Started​​​​‌ ‍ ​‍​‍‌‍ ‌ ​‍‌‍‍‌‌‍‌ ‌‍‍‌‌‍ ‍​‍​‍​ ‍‍​‍​‍‌ ​ ‌‍​‌‌‍ ‍‌‍‍‌‌ ‌​‌ ‍‌​‍ ‍‌‍‍‌‌‍ ​‍​‍​‍ ​​‍​‍‌‍‍​‌ ​‍‌‍‌‌‌‍‌‍​‍​‍​ ‍‍​‍​‍‌‍‍​‌ ‌​‌ ‌​‌ ​​​ ‍‍​‍ ​‍ ‌‍ ​‌‍ ‌‍​ ‌‍​‌‌‍ ​‌‍‍​‌‍ ‌ ​ ‌ ‌​​ ‍‍​ ​ ​ ​ ​ ​ ​ ​ ​‍ ‌‍‍‌‌‍ ‍‌ ‌​‌‍‌‌‌‍ ‍‌ ‌​​‍ ‌‍‌‌‌‍‌​‌‍‍‌‌ ‌​​‍ ‌‍ ‌‌‍ ‌‍‌​‌‍‌‌​ ‌‌ ​​‌ ​‍‌‍‌‌‌ ​ ‌‍‌‌‌‍ ‍‌ ‌​‌‍​‌‌ ‌​‌‍‍‌‌‍ ‌‍ ‍​ ‍ ‌‍‍‌‌‍‌​​ ‌‌ ​ ‌‍‍‌‌ ‌​‌‍‌‌‌​‍​‌‍‌‌‌‍​‌‌‍‌​‌‍‌‌‌ ​‍​ ‍ ‌ ‌​‌ ‍‌‌ ​​‌‍‌‌​ ‌‌‍‍​‌‍‌‌‌‍​‌‌‍‌​‌‍‌‌‌ ​‍​ ‍ ‌ ​​‌‍​‌‌ ‌​‌‍‍​​ ‌‌‍‌ ‌‍‌‌‌ ‌​‌‌​ ‌ ‌​‌‍​‌‌ ​‍‌ ‌​‌‍‌‌‌‍‌​‌​ ‌‌‍‌‌‌‍ ‍‌ ‌‌​‍ ‍‌‍​‍‌ ‌​‌‍ ‍‌‌‌​‌‍‌‌‌ ‍​‌ ‌​​ ‌‍​‍‌‍​‌‌ ​ ‌‍‌‌‌‌‌‌‌ ​‍‌‍ ​​ ‌‌‍‍​‌ ‌​‌ ‌​‌ ​​​‍‌‌​ ​ ‌​​‌​‍‌‌​ ​‍‌​‌‍​‍‌‌​ ​‍‌​‌‍‌‍ ​‌‍ ‌‍​ ‌‍​‌‌‍ ​‌‍‍​‌‍ ‌ ​ ‌ ‌​​‍‌‌​ ​ ‌​​‌​ ​ ​ ​ ​ ​ ​ ​ ​‍‌‍‌‍‍‌‌‍‌​​ ‌‌ ​ ‌‍‍‌‌ ‌​‌‍‌‌‌​‍​‌‍‌‌‌‍​‌‌‍‌​‌‍‌‌‌ ​‍​‍‌‍‌ ‌​‌ ‍‌‌ ​​‌‍‌‌​ ‌‌‍‍​‌‍‌‌‌‍​‌‌‍‌​‌‍‌‌‌ ​‍​‍‌‍‌ ​​‌‍​‌‌ ‌​‌‍‍​​ ‌‌‍‌ ‌‍‌‌‌ ‌​‌‌​ ‌ ‌​‌‍​‌‌ ​‍‌ ‌​‌‍‌‌‌‍‌​‌​ ‌‌‍‌‌‌‍ ‍‌ ‌‌​‍ ‍‌‍​‍‌ ‌​‌‍ ‍‌‌‌​‌‍‌‌‌ ‍​‌ ‌​​‍‌‍‌ ​​‌‍‌‌‌ ​‍‌ ​ ‌ ​​‌‍‌‌‌‍​ ‌ ‌​‌‍‍‌‌ ‌‍‌‍‌‌​ ‌‌ ​​‌ ‌‌‌‍​‍‌‍ ​‌‍‍‌‌ ​ ‌‍‍​‌‍‌‌‌‍‌​​‍​‍‌ ‌
Programs​​​​‌ ‍ ​‍​‍‌‍ ‌ ​‍‌‍‍‌‌‍‌ ‌‍‍‌‌‍ ‍​‍​‍​ ‍‍​‍​‍‌ ​ ‌‍​‌‌‍ ‍‌‍‍‌‌ ‌​‌ ‍‌​‍ ‍‌‍‍‌‌‍ ​‍​‍​‍ ​​‍​‍‌‍‍​‌ ​‍‌‍‌‌‌‍‌‍​‍​‍​ ‍‍​‍​‍‌‍‍​‌ ‌​‌ ‌​‌ ​​​ ‍‍​‍ ​‍ ‌‍ ​‌‍ ‌‍​ ‌‍​‌‌‍ ​‌‍‍​‌‍ ‌ ​ ‌ ‌​​ ‍‍​ ​ ​ ​ ​ ​ ​ ​ ​‍ ‌‍‍‌‌‍ ‍‌ ‌​‌‍‌‌‌‍ ‍‌ ‌​​‍ ‌‍‌‌‌‍‌​‌‍‍‌‌ ‌​​‍ ‌‍ ‌‌‍ ‌‍‌​‌‍‌‌​ ‌‌ ​​‌ ​‍‌‍‌‌‌ ​ ‌‍‌‌‌‍ ‍‌ ‌​‌‍​‌‌ ‌​‌‍‍‌‌‍ ‌‍ ‍​ ‍ ‌‍‍‌‌‍‌​​ ‌‌ ​ ‌‍‍‌‌ ‌​‌‍‌‌‌​‍​‌‍‌‌‌‍​‌‌‍‌​‌‍‌‌‌ ​‍​ ‍ ‌ ‌​‌ ‍‌‌ ​​‌‍‌‌​ ‌‌‍‍​‌‍‌‌‌‍​‌‌‍‌​‌‍‌‌‌ ​‍​ ‍ ‌ ​​‌‍​‌‌ ‌​‌‍‍​​ ‌‌‍ ​‌‍‌‌‌‍‌‍‌ ‌​‌​ ‌‌‍‌‌‌‍ ‍‌ ‌‌‌ ​ ​‍‌‌​ ‌‌‌​​‍‌‌ ‌‍‍ ‌‍‌‌‌ ‍‌​‍‌‌​ ​ ‌​‌​​‍‌‌​ ​ ‌​‌​​‍‌‌​ ​‍​ ​‍​ ​ ‌‍‌​​ ‌​​ ​‌‌‍‌‌​ ‌​​ ​​​ ‌​‌‍‌‌‌‍‌​​ ​​​ ​​​‍‌‌​ ​‍​ ​‍​‍‌‌​ ‌‌‌​‌​​‍ ‍‌ ‌​‌‍‌‌‌ ‍​‌ ‌​​ ‌‍​‍‌‍​‌‌ ​ ‌‍‌‌‌‌‌‌‌ ​‍‌‍ ​​ ‌‌‍‍​‌ ‌​‌ ‌​‌ ​​​‍‌‌​ ​ ‌​​‌​‍‌‌​ ​‍‌​‌‍​‍‌‌​ ​‍‌​‌‍‌‍ ​‌‍ ‌‍​ ‌‍​‌‌‍ ​‌‍‍​‌‍ ‌ ​ ‌ ‌​​‍‌‌​ ​ ‌​​‌​ ​ ​ ​ ​ ​ ​ ​ ​‍‌‍‌‍‍‌‌‍‌​​ ‌‌ ​ ‌‍‍‌‌ ‌​‌‍‌‌‌​‍​‌‍‌‌‌‍​‌‌‍‌​‌‍‌‌‌ ​‍​‍‌‍‌ ‌​‌ ‍‌‌ ​​‌‍‌‌​ ‌‌‍‍​‌‍‌‌‌‍​‌‌‍‌​‌‍‌‌‌ ​‍​‍‌‍‌ ​​‌‍​‌‌ ‌​‌‍‍​​ ‌‌‍ ​‌‍‌‌‌‍‌‍‌ ‌​‌​ ‌‌‍‌‌‌‍ ‍‌ ‌‌‌ ​ ​‍‌‌​ ‌‌‌​​‍‌‌ ‌‍‍ ‌‍‌‌‌ ‍‌​‍‌‌​ ​ ‌​‌​​‍‌‌​ ​ ‌​‌​​‍‌‌​ ​‍​ ​‍​ ​ ‌‍‌​​ ‌​​ ​‌‌‍‌‌​ ‌​​ ​​​ ‌​‌‍‌‌‌‍‌​​ ​​​ ​​​‍‌‌​ ​‍​ ​‍​‍‌‌​ ‌‌‌​‌​​‍ ‍‌ ‌​‌‍‌‌‌ ‍​‌ ‌​​‍‌‍‌ ​​‌‍‌‌‌ ​‍‌ ​ ‌ ​​‌‍‌‌‌‍​ ‌ ‌​‌‍‍‌‌ ‌‍‌‍‌‌​ ‌‌ ​​‌ ‌‌‌‍​‍‌‍ ​‌‍‍‌‌ ​ ‌‍‍​‌‍‌‌‌‍‌​​‍​‍‌ ‌
Resources​​​​‌ ‍ ​‍​‍‌‍ ‌ ​‍‌‍‍‌‌‍‌ ‌‍‍‌‌‍ ‍​‍​‍​ ‍‍​‍​‍‌ ​ ‌‍​‌‌‍ ‍‌‍‍‌‌ ‌​‌ ‍‌​‍ ‍‌‍‍‌‌‍ ​‍​‍​‍ ​​‍​‍‌‍‍​‌ ​‍‌‍‌‌‌‍‌‍​‍​‍​ ‍‍​‍​‍‌‍‍​‌ ‌​‌ ‌​‌ ​​​ ‍‍​‍ ​‍ ‌‍ ​‌‍ ‌‍​ ‌‍​‌‌‍ ​‌‍‍​‌‍ ‌ ​ ‌ ‌​​ ‍‍​ ​ ​ ​ ​ ​ ​ ​ ​‍ ‌‍‍‌‌‍ ‍‌ ‌​‌‍‌‌‌‍ ‍‌ ‌​​‍ ‌‍‌‌‌‍‌​‌‍‍‌‌ ‌​​‍ ‌‍ ‌‌‍ ‌‍‌​‌‍‌‌​ ‌‌ ​​‌ ​‍‌‍‌‌‌ ​ ‌‍‌‌‌‍ ‍‌ ‌​‌‍​‌‌ ‌​‌‍‍‌‌‍ ‌‍ ‍​ ‍ ‌‍‍‌‌‍‌​​ ‌‌ ​ ‌‍‍‌‌ ‌​‌‍‌‌‌​‍​‌‍‌‌‌‍​‌‌‍‌​‌‍‌‌‌ ​‍​ ‍ ‌ ‌​‌ ‍‌‌ ​​‌‍‌‌​ ‌‌‍‍​‌‍‌‌‌‍​‌‌‍‌​‌‍‌‌‌ ​‍​ ‍ ‌ ​​‌‍​‌‌ ‌​‌‍‍​​ ‌‌‍ ​‌‍‌‌‌‍‌‍‌ ‌​‌​ ‌‌‍‌‌‌‍ ‍‌ ‌‌‌ ​ ​‍‌‌​ ‌‌‌​​‍‌‌ ‌‍‍ ‌‍‌‌‌ ‍‌​‍‌‌​ ​ ‌​‌​​‍‌‌​ ​ ‌​‌​​‍‌‌​ ​‍​ ​‍‌‍‌‍‌‍‌‍​ ‌​​ ‌‌‌‍‌‌​ ​ ‌‍‌‌‌‍​‌‌‍​ ​ ‍‌‌‍​ ​ ‍‌​‍‌‌​ ​‍​ ​‍​‍‌‌​ ‌‌‌​‌​​‍ ‍‌ ‌​‌‍‌‌‌ ‍​‌ ‌​​ ‌‍​‍‌‍​‌‌ ​ ‌‍‌‌‌‌‌‌‌ ​‍‌‍ ​​ ‌‌‍‍​‌ ‌​‌ ‌​‌ ​​​‍‌‌​ ​ ‌​​‌​‍‌‌​ ​‍‌​‌‍​‍‌‌​ ​‍‌​‌‍‌‍ ​‌‍ ‌‍​ ‌‍​‌‌‍ ​‌‍‍​‌‍ ‌ ​ ‌ ‌​​‍‌‌​ ​ ‌​​‌​ ​ ​ ​ ​ ​ ​ ​ ​‍‌‍‌‍‍‌‌‍‌​​ ‌‌ ​ ‌‍‍‌‌ ‌​‌‍‌‌‌​‍​‌‍‌‌‌‍​‌‌‍‌​‌‍‌‌‌ ​‍​‍‌‍‌ ‌​‌ ‍‌‌ ​​‌‍‌‌​ ‌‌‍‍​‌‍‌‌‌‍​‌‌‍‌​‌‍‌‌‌ ​‍​‍‌‍‌ ​​‌‍​‌‌ ‌​‌‍‍​​ ‌‌‍ ​‌‍‌‌‌‍‌‍‌ ‌​‌​ ‌‌‍‌‌‌‍ ‍‌ ‌‌‌ ​ ​‍‌‌​ ‌‌‌​​‍‌‌ ‌‍‍ ‌‍‌‌‌ ‍‌​‍‌‌​ ​ ‌​‌​​‍‌‌​ ​ ‌​‌​​‍‌‌​ ​‍​ ​‍‌‍‌‍‌‍‌‍​ ‌​​ ‌‌‌‍‌‌​ ​ ‌‍‌‌‌‍​‌‌‍​ ​ ‍‌‌‍​ ​ ‍‌​‍‌‌​ ​‍​ ​‍​‍‌‌​ ‌‌‌​‌​​‍ ‍‌ ‌​‌‍‌‌‌ ‍​‌ ‌​​‍‌‍‌ ​​‌‍‌‌‌ ​‍‌ ​ ‌ ​​‌‍‌‌‌‍​ ‌ ‌​‌‍‍‌‌ ‌‍‌‍‌‌​ ‌‌ ​​‌ ‌‌‌‍​‍‌‍ ​‌‍‍‌‌ ​ ‌‍‍​‌‍‌‌‌‍‌​​‍​‍‌ ‌
About​​​​‌ ‍ ​‍​‍‌‍ ‌ ​‍‌‍‍‌‌‍‌ ‌‍‍‌‌‍ ‍​‍​‍​ ‍‍​‍​‍‌ ​ ‌‍​‌‌‍ ‍‌‍‍‌‌ ‌​‌ ‍‌​‍ ‍‌‍‍‌‌‍ ​‍​‍​‍ ​​‍​‍‌‍‍​‌ ​‍‌‍‌‌‌‍‌‍​‍​‍​ ‍‍​‍​‍‌‍‍​‌ ‌​‌ ‌​‌ ​​​ ‍‍​‍ ​‍ ‌‍ ​‌‍ ‌‍​ ‌‍​‌‌‍ ​‌‍‍​‌‍ ‌ ​ ‌ ‌​​ ‍‍​ ​ ​ ​ ​ ​ ​ ​ ​‍ ‌‍‍‌‌‍ ‍‌ ‌​‌‍‌‌‌‍ ‍‌ ‌​​‍ ‌‍‌‌‌‍‌​‌‍‍‌‌ ‌​​‍ ‌‍ ‌‌‍ ‌‍‌​‌‍‌‌​ ‌‌ ​​‌ ​‍‌‍‌‌‌ ​ ‌‍‌‌‌‍ ‍‌ ‌​‌‍​‌‌ ‌​‌‍‍‌‌‍ ‌‍ ‍​ ‍ ‌‍‍‌‌‍‌​​ ‌‌ ​ ‌‍‍‌‌ ‌​‌‍‌‌‌​‍​‌‍‌‌‌‍​‌‌‍‌​‌‍‌‌‌ ​‍​ ‍ ‌ ‌​‌ ‍‌‌ ​​‌‍‌‌​ ‌‌‍‍​‌‍‌‌‌‍​‌‌‍‌​‌‍‌‌‌ ​‍​ ‍ ‌ ​​‌‍​‌‌ ‌​‌‍‍​​ ‌‌ ​‍‌‍‍‌‌‍‌ ‌‍‍​‌ ‌​‌​ ‌‌‍‌‌‌‍ ‍‌ ‌‌‌ ​ ​‍‌‌​ ‌‌‌​​‍‌‌ ‌‍‍ ‌‍‌‌‌ ‍‌​‍‌‌​ ​ ‌​‌​​‍‌‌​ ​ ‌​‌​​‍‌‌​ ​‍​ ​‍​ ​‌​ ‌​​ ​ ‌‍​ ​ ‌‍‌‍​ ​ ‌ ​ ‌ ‌‍​‌‌‍‌‍​ ‌‍‌‍‌​​‍‌‌​ ​‍​ ​‍​‍‌‌​ ‌‌‌​‌​​‍ ‍‌ ‌​‌‍‌‌‌ ‍​‌ ‌​​ ‌‍​‍‌‍​‌‌ ​ ‌‍‌‌‌‌‌‌‌ ​‍‌‍ ​​ ‌‌‍‍​‌ ‌​‌ ‌​‌ ​​​‍‌‌​ ​ ‌​​‌​‍‌‌​ ​‍‌​‌‍​‍‌‌​ ​‍‌​‌‍‌‍ ​‌‍ ‌‍​ ‌‍​‌‌‍ ​‌‍‍​‌‍ ‌ ​ ‌ ‌​​‍‌‌​ ​ ‌​​‌​ ​ ​ ​ ​ ​ ​ ​ ​‍‌‍‌‍‍‌‌‍‌​​ ‌‌ ​ ‌‍‍‌‌ ‌​‌‍‌‌‌​‍​‌‍‌‌‌‍​‌‌‍‌​‌‍‌‌‌ ​‍​‍‌‍‌ ‌​‌ ‍‌‌ ​​‌‍‌‌​ ‌‌‍‍​‌‍‌‌‌‍​‌‌‍‌​‌‍‌‌‌ ​‍​‍‌‍‌ ​​‌‍​‌‌ ‌​‌‍‍​​ ‌‌ ​‍‌‍‍‌‌‍‌ ‌‍‍​‌ ‌​‌​ ‌‌‍‌‌‌‍ ‍‌ ‌‌‌ ​ ​‍‌‌​ ‌‌‌​​‍‌‌ ‌‍‍ ‌‍‌‌‌ ‍‌​‍‌‌​ ​ ‌​‌​​‍‌‌​ ​ ‌​‌​​‍‌‌​ ​‍​ ​‍​ ​‌​ ‌​​ ​ ‌‍​ ​ ‌‍‌‍​ ​ ‌ ​ ‌ ‌‍​‌‌‍‌‍​ ‌‍‌‍‌​​‍‌‌​ ​‍​ ​‍​‍‌‌​ ‌‌‌​‌​​‍ ‍‌ ‌​‌‍‌‌‌ ‍​‌ ‌​​‍‌‍‌ ​​‌‍‌‌‌ ​‍‌ ​ ‌ ​​‌‍‌‌‌‍​ ‌ ‌​‌‍‍‌‌ ‌‍‌‍‌‌​ ‌‌ ​​‌ ‌‌‌‍​‍‌‍ ​‌‍‍‌‌ ​ ‌‍‍​‌‍‌‌‌‍‌​​‍​‍‌ ‌
Calendar​​​​‌ ‍ ​‍​‍‌‍ ‌ ​‍‌‍‍‌‌‍‌ ‌‍‍‌‌‍ ‍​‍​‍​ ‍‍​‍​‍‌ ​ ‌‍​‌‌‍ ‍‌‍‍‌‌ ‌​‌ ‍‌​‍ ‍‌‍‍‌‌‍ ​‍​‍​‍ ​​‍​‍‌‍‍​‌ ​‍‌‍‌‌‌‍‌‍​‍​‍​ ‍‍​‍​‍‌‍‍​‌ ‌​‌ ‌​‌ ​​​ ‍‍​‍ ​‍ ‌‍ ​‌‍ ‌‍​ ‌‍​‌‌‍ ​‌‍‍​‌‍ ‌ ​ ‌ ‌​​ ‍‍​ ​ ​ ​ ​ ​ ​ ​ ​‍ ‌‍‍‌‌‍ ‍‌ ‌​‌‍‌‌‌‍ ‍‌ ‌​​‍ ‌‍‌‌‌‍‌​‌‍‍‌‌ ‌​​‍ ‌‍ ‌‌‍ ‌‍‌​‌‍‌‌​ ‌‌ ​​‌ ​‍‌‍‌‌‌ ​ ‌‍‌‌‌‍ ‍‌ ‌​‌‍​‌‌ ‌​‌‍‍‌‌‍ ‌‍ ‍​ ‍ ‌‍‍‌‌‍‌​​ ‌‌ ​ ‌‍‍‌‌ ‌​‌‍‌‌‌​‍​‌‍‌‌‌‍​‌‌‍‌​‌‍‌‌‌ ​‍​ ‍ ‌ ‌​‌ ‍‌‌ ​​‌‍‌‌​ ‌‌‍‍​‌‍‌‌‌‍​‌‌‍‌​‌‍‌‌‌ ​‍​ ‍ ‌ ​​‌‍​‌‌ ‌​‌‍‍​​ ‌‌ ​‍‌‍‍‌‌‍‌ ‌‍‍​‌ ‌​‌​ ‌‌‍‌‌‌‍ ‍‌ ‌‌‌ ​ ​‍‌‌​ ‌‌‌​​‍‌‌ ‌‍‍ ‌‍‌‌‌ ‍‌​‍‌‌​ ​ ‌​‌​​‍‌‌​ ​ ‌​‌​​‍‌‌​ ​‍​ ​‍​ ‍​​ ​‌​ ​‍​ ‌ ​ ​​​ ​‍​ ​‍‌‍‌‍​ ‌​​ ‍​​ ​‍​ ​​​‍‌‌​ ​‍​ ​‍​‍‌‌​ ‌‌‌​‌​​‍ ‍‌ ‌​‌‍‌‌‌ ‍​‌ ‌​​ ‌‍​‍‌‍​‌‌ ​ ‌‍‌‌‌‌‌‌‌ ​‍‌‍ ​​ ‌‌‍‍​‌ ‌​‌ ‌​‌ ​​​‍‌‌​ ​ ‌​​‌​‍‌‌​ ​‍‌​‌‍​‍‌‌​ ​‍‌​‌‍‌‍ ​‌‍ ‌‍​ ‌‍​‌‌‍ ​‌‍‍​‌‍ ‌ ​ ‌ ‌​​‍‌‌​ ​ ‌​​‌​ ​ ​ ​ ​ ​ ​ ​ ​‍‌‍‌‍‍‌‌‍‌​​ ‌‌ ​ ‌‍‍‌‌ ‌​‌‍‌‌‌​‍​‌‍‌‌‌‍​‌‌‍‌​‌‍‌‌‌ ​‍​‍‌‍‌ ‌​‌ ‍‌‌ ​​‌‍‌‌​ ‌‌‍‍​‌‍‌‌‌‍​‌‌‍‌​‌‍‌‌‌ ​‍​‍‌‍‌ ​​‌‍​‌‌ ‌​‌‍‍​​ ‌‌ ​‍‌‍‍‌‌‍‌ ‌‍‍​‌ ‌​‌​ ‌‌‍‌‌‌‍ ‍‌ ‌‌‌ ​ ​‍‌‌​ ‌‌‌​​‍‌‌ ‌‍‍ ‌‍‌‌‌ ‍‌​‍‌‌​ ​ ‌​‌​​‍‌‌​ ​ ‌​‌​​‍‌‌​ ​‍​ ​‍​ ‍​​ ​‌​ ​‍​ ‌ ​ ​​​ ​‍​ ​‍‌‍‌‍​ ‌​​ ‍​​ ​‍​ ​​​‍‌‌​ ​‍​ ​‍​‍‌‌​ ‌‌‌​‌​​‍ ‍‌ ‌​‌‍‌‌‌ ‍​‌ ‌​​‍‌‍‌ ​​‌‍‌‌‌ ​‍‌ ​ ‌ ​​‌‍‌‌‌‍​ ‌ ‌​‌‍‍‌‌ ‌‍‌‍‌‌​ ‌‌ ​​‌ ‌‌‌‍​‍‌‍ ​‌‍‍‌‌ ​ ‌‍‍​‌‍‌‌‌‍‌​​‍​‍‌ ‌
Support​​​​‌ ‍ ​‍​‍‌‍ ‌ ​‍‌‍‍‌‌‍‌ ‌‍‍‌‌‍ ‍​‍​‍​ ‍‍​‍​‍‌ ​ ‌‍​‌‌‍ ‍‌‍‍‌‌ ‌​‌ ‍‌​‍ ‍‌‍‍‌‌‍ ​‍​‍​‍ ​​‍​‍‌‍‍​‌ ​‍‌‍‌‌‌‍‌‍​‍​‍​ ‍‍​‍​‍‌‍‍​‌ ‌​‌ ‌​‌ ​​​ ‍‍​‍ ​‍ ‌‍ ​‌‍ ‌‍​ ‌‍​‌‌‍ ​‌‍‍​‌‍ ‌ ​ ‌ ‌​​ ‍‍​ ​ ​ ​ ​ ​ ​ ​ ​‍ ‌‍‍‌‌‍ ‍‌ ‌​‌‍‌‌‌‍ ‍‌ ‌​​‍ ‌‍‌‌‌‍‌​‌‍‍‌‌ ‌​​‍ ‌‍ ‌‌‍ ‌‍‌​‌‍‌‌​ ‌‌ ​​‌ ​‍‌‍‌‌‌ ​ ‌‍‌‌‌‍ ‍‌ ‌​‌‍​‌‌ ‌​‌‍‍‌‌‍ ‌‍ ‍​ ‍ ‌‍‍‌‌‍‌​​ ‌‌ ​ ‌‍‍‌‌ ‌​‌‍‌‌‌​‍​‌‍‌‌‌‍​‌‌‍‌​‌‍‌‌‌ ​‍​ ‍ ‌ ‌​‌ ‍‌‌ ​​‌‍‌‌​ ‌‌‍‍​‌‍‌‌‌‍​‌‌‍‌​‌‍‌‌‌ ​‍​ ‍ ‌ ​​‌‍​‌‌ ‌​‌‍‍​​ ‌‌ ​‍‌‍‍‌‌‍‌ ‌‍‍​‌ ‌​‌​ ‌‌‍‌‌‌‍ ‍‌ ‌‌‌ ​ ​‍‌‌​ ‌‌‌​​‍‌‌ ‌‍‍ ‌‍‌‌‌ ‍‌​‍‌‌​ ​ ‌​‌​​‍‌‌​ ​ ‌​‌​​‍‌‌​ ​‍​ ​‍​ ‍​​ ​‍​ ‌ ‌‍‌‌​ ​‌‌‍​‍‌‍‌​​ ‍‌​ ‌​‌‍​ ​ ‌ ​ ‌ ​‍‌‌​ ​‍​ ​‍​‍‌‌​ ‌‌‌​‌​​‍ ‍‌ ‌​‌‍‌‌‌ ‍​‌ ‌​​ ‌‍​‍‌‍​‌‌ ​ ‌‍‌‌‌‌‌‌‌ ​‍‌‍ ​​ ‌‌‍‍​‌ ‌​‌ ‌​‌ ​​​‍‌‌​ ​ ‌​​‌​‍‌‌​ ​‍‌​‌‍​‍‌‌​ ​‍‌​‌‍‌‍ ​‌‍ ‌‍​ ‌‍​‌‌‍ ​‌‍‍​‌‍ ‌ ​ ‌ ‌​​‍‌‌​ ​ ‌​​‌​ ​ ​ ​ ​ ​ ​ ​ ​‍‌‍‌‍‍‌‌‍‌​​ ‌‌ ​ ‌‍‍‌‌ ‌​‌‍‌‌‌​‍​‌‍‌‌‌‍​‌‌‍‌​‌‍‌‌‌ ​‍​‍‌‍‌ ‌​‌ ‍‌‌ ​​‌‍‌‌​ ‌‌‍‍​‌‍‌‌‌‍​‌‌‍‌​‌‍‌‌‌ ​‍​‍‌‍‌ ​​‌‍​‌‌ ‌​‌‍‍​​ ‌‌ ​‍‌‍‍‌‌‍‌ ‌‍‍​‌ ‌​‌​ ‌‌‍‌‌‌‍ ‍‌ ‌‌‌ ​ ​‍‌‌​ ‌‌‌​​‍‌‌ ‌‍‍ ‌‍‌‌‌ ‍‌​‍‌‌​ ​ ‌​‌​​‍‌‌​ ​ ‌​‌​​‍‌‌​ ​‍​ ​‍​ ‍​​ ​‍​ ‌ ‌‍‌‌​ ​‌‌‍​‍‌‍‌​​ ‍‌​ ‌​‌‍​ ​ ‌ ​ ‌ ​‍‌‌​ ​‍​ ​‍​‍‌‌​ ‌‌‌​‌​​‍ ‍‌ ‌​‌‍‌‌‌ ‍​‌ ‌​​‍‌‍‌ ​​‌‍‌‌‌ ​‍‌ ​ ‌ ​​‌‍‌‌‌‍​ ‌ ‌​‌‍‍‌‌ ‌‍‌‍‌‌​ ‌‌ ​​‌ ‌‌‌‍​‍‌‍ ​‌‍‍‌‌ ​ ‌‍‍​‌‍‌‌‌‍‌​​‍​‍‌ ‌
Open search modal
Open menu
Support
Moderate-Income Weatherization
Moderate-income weatherization programs provide moderate-income residential customers with a comprehensive audit focusing on qualifying energy savings measures (like air sealing and insulation but can
include other measures), as well as providing for required health and safety measures. Programs for moderate income weatherization may be offered through your utility. ​​​​‌ ‍ ​‍​‍‌‍ ‌ ​‍‌‍‍‌‌‍‌ ‌‍‍‌‌‍ ‍​‍​‍​ ‍‍​‍​‍‌ ​ ‌‍​‌‌‍ ‍‌‍‍‌‌ ‌​‌ ‍‌​‍ ‍‌‍‍‌‌‍ ​‍​‍​‍ ​​‍​‍‌‍‍​‌ ​‍‌‍‌‌‌‍‌‍​‍​‍​ ‍‍​‍​‍‌‍‍​‌ ‌​‌ ‌​‌ ​​​ ‍‍​‍ ​‍ ‌‍ ​‌‍ ‌‍​ ‌‍​‌‌‍ ​‌‍‍​‌‍ ‌ ​ ‌ ‌​​ ‍‍​ ​ ​ ​ ​ ​ ​ ​ ​‍ ‌‍‍‌‌‍ ‍‌ ‌​‌‍‌‌‌‍ ‍‌ ‌​​‍ ‌‍‌‌‌‍‌​‌‍‍‌‌ ‌​​‍ ‌‍ ‌‌‍ ‌‍‌​‌‍‌‌​ ‌‌ ​​‌ ​‍‌‍‌‌‌ ​ ‌‍‌‌‌‍ ‍‌ ‌​‌‍​‌‌ ‌​‌‍‍‌‌‍ ‌‍ ‍​ ‍ ‌‍‍‌‌‍‌​​ ‌​ ‌​‌‍‌‌​ ‍​‌‍​ ​ ‌​​ ‌‍‌‍​‌​ ‍​​‍ ‌‌‍​‍‌‍‌‍​ ​‌‌‍​‌​‍ ‌​ ‌​​ ‌‍​ ​​​ ​ ​‍ ‌‌‍​‍​ ​​​ ‌‌​ ​​​‍ ‌​ ‌ ​ ‍‌​ ‌‍‌‍​‌‌‍​‍‌‍​‌‌‍‌‍‌‍​‍‌‍‌‌​ ‌​​ ‌‌​ ‍​​ ‍ ‌ ‌​‌ ‍‌‌ ​​‌‍‌‌​ ‌‌‍‍​‌‍‌‌‌‍ ​‌ ​​‌‌‌​‌‍ ‌ ​​‌‍‍‌‌‍​ ​ ‍ ‌ ​​‌‍​‌‌ ‌​‌‍‍​​ ‌‌‍​ ‌‍ ‌‍ ‍‌ ‌​‌‍‌‌‌‍ ‍‌ ‌​​‍‌‌​ ‌‌‌​​‍‌‌ ‌‍‍ ‌‍‌‌‌ ‍‌​‍‌‌​ ​ ‌​‌​​‍‌‌​ ​ ‌​‌​​‍‌‌​ ​‍​ ​‍‌‍‌​‌‍‌​‌‍‌‌​ ​ ​ ‌ ‌‍‌‍‌‍‌‍​ ​​​ ​​​ ​​​ ​​​ ‍​​‍‌‌​ ​‍​ ​‍​‍‌‌​ ‌‌‌​‌​​‍ ‍‌‍​ ‌‍‍​‌‍‍‌‌‍ ​‌‍‌​‌ ​‍‌‍‌‌‌‍ ‍​‍‌‌​ ‌‌‌​​‍‌‌ ‌‍‍ ‌‍‌‌‌ ‍‌​‍‌‌​ ​ ‌​‌​​‍‌‌​ ​ ‌​‌​​‍‌‌​ ​‍​ ​‍​ ​​‌‍​ ​ ‌​‌‍‌‌‌‍‌‌‌‍‌​‌‍​‌​ ‌ ​ ‌​‌‍​ ​ ​​‌‍​‍​‍‌‌​ ​‍​ ​‍​‍‌‌​ ‌‌‌​‌​​‍ ‍‌ ‌​‌‍‌‌‌ ‍​‌ ‌​​ ‌‍​‍‌‍​‌‌ ​ ‌‍‌‌‌‌‌‌‌ ​‍‌‍ ​​ ‌‌‍‍​‌ ‌​‌ ‌​‌ ​​​‍‌‌​ ​ ‌​​‌​‍‌‌​ ​‍‌​‌‍​‍‌‌​ ​‍‌​‌‍‌‍ ​‌‍ ‌‍​ ‌‍​‌‌‍ ​‌‍‍​‌‍ ‌ ​ ‌ ‌​​‍‌‌​ ​ ‌​​‌​ ​ ​ ​ ​ ​ ​ ​ ​‍‌‍‌‍‍‌‌‍‌​​ ‌​ ‌​‌‍‌‌​ ‍​‌‍​ ​ ‌​​ ‌‍‌‍​‌​ ‍​​‍ ‌‌‍​‍‌‍‌‍​ ​‌‌‍​‌​‍ ‌​ ‌​​ ‌‍​ ​​​ ​ ​‍ ‌‌‍​‍​ ​​​ ‌‌​ ​​​‍ ‌​ ‌ ​ ‍‌​ ‌‍‌‍​‌‌‍​‍‌‍​‌‌‍‌‍‌‍​‍‌‍‌‌​ ‌​​ ‌‌​ ‍​​‍‌‍‌ ‌​‌ ‍‌‌ ​​‌‍‌‌​ ‌‌‍‍​‌‍‌‌‌‍ ​‌ ​​‌‌‌​‌‍ ‌ ​​‌‍‍‌‌‍​ ​‍‌‍‌ ​​‌‍​‌‌ ‌​‌‍‍​​ ‌‌‍​ ‌‍ ‌‍ ‍‌ ‌​‌‍‌‌‌‍ ‍‌ ‌​​‍‌‌​ ‌‌‌​​‍‌‌ ‌‍‍ ‌‍‌‌‌ ‍‌​‍‌‌​ ​ ‌​‌​​‍‌‌​ ​ ‌​‌​​‍‌‌​ ​‍​ ​‍‌‍‌​‌‍‌​‌‍‌‌​ ​ ​ ‌ ‌‍‌‍‌‍‌‍​ ​​​ ​​​ ​​​ ​​​ ‍​​‍‌‌​ ​‍​ ​‍​‍‌‌​ ‌‌‌​‌​​‍ ‍‌‍​ ‌‍‍​‌‍‍‌‌‍ ​‌‍‌​‌ ​‍‌‍‌‌‌‍ ‍​‍‌‌​ ‌‌‌​​‍‌‌ ‌‍‍ ‌‍‌‌‌ ‍‌​‍‌‌​ ​ ‌​‌​​‍‌‌​ ​ ‌​‌​​‍‌‌​ ​‍​ ​‍​ ​​‌‍​ ​ ‌​‌‍‌‌‌‍‌‌‌‍‌​‌‍​‌​ ‌ ​ ‌​‌‍​ ​ ​​‌‍​‍​‍‌‌​ ​‍​ ​‍​‍‌‌​ ‌‌‌​‌​​‍ ‍‌ ‌​‌‍‌‌‌ ‍​‌ ‌​​‍‌‍‌ ​​‌‍‌‌‌ ​‍‌ ​ ‌ ​​‌‍‌‌‌‍​ ‌ ‌​‌‍‍‌‌ ‌‍‌‍‌‌​ ‌‌ ​​‌ ‌‌‌‍​‍‌‍ ​‌‍‍‌‌ ​ ‌‍‍​‌‍‌‌‌‍‌​​‍​‍‌ ‌
To find a program, ​​​​‌ ‍ ​‍​‍‌‍ ‌ ​‍‌‍‍‌‌‍‌ ‌‍‍‌‌‍ ‍​‍​‍​ ‍‍​‍​‍‌ ​ ‌‍​‌‌‍ ‍‌‍‍‌‌ ‌​‌ ‍‌​‍ ‍‌‍‍‌‌‍ ​‍​‍​‍ ​​‍​‍‌‍‍​‌ ​‍‌‍‌‌‌‍‌‍​‍​‍​ ‍‍​‍​‍‌‍‍​‌ ‌​‌ ‌​‌ ​​​ ‍‍​‍ ​‍ ‌‍ ​‌‍ ‌‍​ ‌‍​‌‌‍ ​‌‍‍​‌‍ ‌ ​ ‌ ‌​​ ‍‍​ ​ ​ ​ ​ ​ ​ ​ ​‍ ‌‍‍‌‌‍ ‍‌ ‌​‌‍‌‌‌‍ ‍‌ ‌​​‍ ‌‍‌‌‌‍‌​‌‍‍‌‌ ‌​​‍ ‌‍ ‌‌‍ ‌‍‌​‌‍‌‌​ ‌‌ ​​‌ ​‍‌‍‌‌‌ ​ ‌‍‌‌‌‍ ‍‌ ‌​‌‍​‌‌ ‌​‌‍‍‌‌‍ ‌‍ ‍​ ‍ ‌‍‍‌‌‍‌​​ ‌​ ‌​‌‍‌‌​ ‍​‌‍​ ​ ‌​​ ‌‍‌‍​‌​ ‍​​‍ ‌‌‍​‍‌‍‌‍​ ​‌‌‍​‌​‍ ‌​ ‌​​ ‌‍​ ​​​ ​ ​‍ ‌‌‍​‍​ ​​​ ‌‌​ ​​​‍ ‌​ ‌ ​ ‍‌​ ‌‍‌‍​‌‌‍​‍‌‍​‌‌‍‌‍‌‍​‍‌‍‌‌​ ‌​​ ‌‌​ ‍​​ ‍ ‌ ‌​‌ ‍‌‌ ​​‌‍‌‌​ ‌‌‍‍​‌‍‌‌‌‍ ​‌ ​​‌‌‌​‌‍ ‌ ​​‌‍‍‌‌‍​ ​ ‍ ‌ ​​‌‍​‌‌ ‌​‌‍‍​​ ‌‌‍​ ‌‍ ‌‍ ‍‌ ‌​‌‍‌‌‌‍ ‍‌ ‌​​‍‌‌​ ‌‌‌​​‍‌‌ ‌‍‍ ‌‍‌‌‌ ‍‌​‍‌‌​ ​ ‌​‌​​‍‌‌​ ​ ‌​‌​​‍‌‌​ ​‍​ ​‍‌‍‌‍​ ‌‌‌‍​‍‌‍‌‌‌‍‌‌​ ​​​ ​ ​ ‍​‌‍​ ​ ‍‌​ ​​​ ​‍​‍‌‌​ ​‍​ ​‍​‍‌‌​ ‌‌‌​‌​​‍ ‍‌‍​ ‌‍‍​‌‍‍‌‌‍ ​‌‍‌​‌ ​‍‌‍‌‌‌‍ ‍​‍‌‌​ ‌‌‌​​‍‌‌ ‌‍‍ ‌‍‌‌‌ ‍‌​‍‌‌​ ​ ‌​‌​​‍‌‌​ ​ ‌​‌​​‍‌‌​ ​‍​ ​‍​ ​​‌‍​ ​ ‌​‌‍‌‌‌‍‌‌‌‍‌​‌‍​‌​ ‌ ​ ‌​‌‍​ ​ ​​‌‍​‍​‍‌‌​ ​‍​ ​‍​‍‌‌​ ‌‌‌​‌​​‍ ‍‌ ‌​‌‍‌‌‌ ‍​‌ ‌​​ ‌‍​‍‌‍​‌‌ ​ ‌‍‌‌‌‌‌‌‌ ​‍‌‍ ​​ ‌‌‍‍​‌ ‌​‌ ‌​‌ ​​​‍‌‌​ ​ ‌​​‌​‍‌‌​ ​‍‌​‌‍​‍‌‌​ ​‍‌​‌‍‌‍ ​‌‍ ‌‍​ ‌‍​‌‌‍ ​‌‍‍​‌‍ ‌ ​ ‌ ‌​​‍‌‌​ ​ ‌​​‌​ ​ ​ ​ ​ ​ ​ ​ ​‍‌‍‌‍‍‌‌‍‌​​ ‌​ ‌​‌‍‌‌​ ‍​‌‍​ ​ ‌​​ ‌‍‌‍​‌​ ‍​​‍ ‌‌‍​‍‌‍‌‍​ ​‌‌‍​‌​‍ ‌​ ‌​​ ‌‍​ ​​​ ​ ​‍ ‌‌‍​‍​ ​​​ ‌‌​ ​​​‍ ‌​ ‌ ​ ‍‌​ ‌‍‌‍​‌‌‍​‍‌‍​‌‌‍‌‍‌‍​‍‌‍‌‌​ ‌​​ ‌‌​ ‍​​‍‌‍‌ ‌​‌ ‍‌‌ ​​‌‍‌‌​ ‌‌‍‍​‌‍‌‌‌‍ ​‌ ​​‌‌‌​‌‍ ‌ ​​‌‍‍‌‌‍​ ​‍‌‍‌ ​​‌‍​‌‌ ‌​‌‍‍​​ ‌‌‍​ ‌‍ ‌‍ ‍‌ ‌​‌‍‌‌‌‍ ‍‌ ‌​​‍‌‌​ ‌‌‌​​‍‌‌ ‌‍‍ ‌‍‌‌‌ ‍‌​‍‌‌​ ​ ‌​‌​​‍‌‌​ ​ ‌​‌​​‍‌‌​ ​‍​ ​‍‌‍‌‍​ ‌‌‌‍​‍‌‍‌‌‌‍‌‌​ ​​​ ​ ​ ‍​‌‍​ ​ ‍‌​ ​​​ ​‍​‍‌‌​ ​‍​ ​‍​‍‌‌​ ‌‌‌​‌​​‍ ‍‌‍​ ‌‍‍​‌‍‍‌‌‍ ​‌‍‌​‌ ​‍‌‍‌‌‌‍ ‍​‍‌‌​ ‌‌‌​​‍‌‌ ‌‍‍ ‌‍‌‌‌ ‍‌​‍‌‌​ ​ ‌​‌​​‍‌‌​ ​ ‌​‌​​‍‌‌​ ​‍​ ​‍​ ​​‌‍​ ​ ‌​‌‍‌‌‌‍‌‌‌‍‌​‌‍​‌​ ‌ ​ ‌​‌‍​ ​ ​​‌‍​‍​‍‌‌​ ​‍​ ​‍​‍‌‌​ ‌‌‌​‌​​‍ ‍‌ ‌​‌‍‌‌‌ ‍​‌ ‌​​‍‌‍‌ ​​‌‍‌‌‌ ​‍‌ ​ ‌ ​​‌‍‌‌‌‍​ ‌ ‌​‌‍‍‌‌ ‌‍‌‍‌‌​ ‌‌ ​​‌ ‌‌‌‍​‍‌‍ ​‌‍‍‌‌ ​ ‌‍‍​‌‍‌‌‌‍‌​​‍​‍‌ ‌ click here.​​​​‌ ‍ ​‍​‍‌‍ ‌ ​‍‌‍‍‌‌‍‌ ‌‍‍‌‌‍ ‍​‍​‍​ ‍‍​‍​‍‌ ​ ‌‍​‌‌‍ ‍‌‍‍‌‌ ‌​‌ ‍‌​‍ ‍‌‍‍‌‌‍ ​‍​‍​‍ ​​‍​‍‌‍‍​‌ ​‍‌‍‌‌‌‍‌‍​‍​‍​ ‍‍​‍​‍‌‍‍​‌ ‌​‌ ‌​‌ ​​​ ‍‍​‍ ​‍ ‌‍ ​‌‍ ‌‍​ ‌‍​‌‌‍ ​‌‍‍​‌‍ ‌ ​ ‌ ‌​​ ‍‍​ ​ ​ ​ ​ ​ ​ ​ ​‍ ‌‍‍‌‌‍ ‍‌ ‌​‌‍‌‌‌‍ ‍‌ ‌​​‍ ‌‍‌‌‌‍‌​‌‍‍‌‌ ‌​​‍ ‌‍ ‌‌‍ ‌‍‌​‌‍‌‌​ ‌‌ ​​‌ ​‍‌‍‌‌‌ ​ ‌‍‌‌‌‍ ‍‌ ‌​‌‍​‌‌ ‌​‌‍‍‌‌‍ ‌‍ ‍​ ‍ ‌‍‍‌‌‍‌​​ ‌​ ‌​‌‍‌‌​ ‍​‌‍​ ​ ‌​​ ‌‍‌‍​‌​ ‍​​‍ ‌‌‍​‍‌‍‌‍​ ​‌‌‍​‌​‍ ‌​ ‌​​ ‌‍​ ​​​ ​ ​‍ ‌‌‍​‍​ ​​​ ‌‌​ ​​​‍ ‌​ ‌ ​ ‍‌​ ‌‍‌‍​‌‌‍​‍‌‍​‌‌‍‌‍‌‍​‍‌‍‌‌​ ‌​​ ‌‌​ ‍​​ ‍ ‌ ‌​‌ ‍‌‌ ​​‌‍‌‌​ ‌‌‍‍​‌‍‌‌‌‍ ​‌ ​​‌‌‌​‌‍ ‌ ​​‌‍‍‌‌‍​ ​ ‍ ‌ ​​‌‍​‌‌ ‌​‌‍‍​​ ‌‌‍​ ‌‍ ‌‍ ‍‌ ‌​‌‍‌‌‌‍ ‍‌ ‌​​‍‌‌​ ‌‌‌​​‍‌‌ ‌‍‍ ‌‍‌‌‌ ‍‌​‍‌‌​ ​ ‌​‌​​‍‌‌​ ​ ‌​‌​​‍‌‌​ ​‍​ ​‍‌‍‌‍​ ‌‌‌‍​‍‌‍‌‌‌‍‌‌​ ​​​ ​ ​ ‍​‌‍​ ​ ‍‌​ ​​​ ​‍​‍‌‌​ ​‍​ ​‍​‍‌‌​ ‌‌‌​‌​​‍ ‍‌‍​ ‌‍‍​‌‍‍‌‌‍ ​‌‍‌​‌ ​‍‌‍‌‌‌‍ ‍​‍‌‌​ ‌‌‌​​‍‌‌ ‌‍‍ ‌‍‌‌‌ ‍‌​‍‌‌​ ​ ‌​‌​​‍‌‌​ ​ ‌​‌​​‍‌‌​ ​‍​ ​‍‌‍​‍​ ‌ ​ ‍​‌‍​ ​ ​ ​ ‌​‌‍‌‌‌‍‌‍​ ‌‍‌‍‌‌​ ‌‍​ ‌ ​‍‌‌​ ​‍​ ​‍​‍‌‌​ ‌‌‌​‌​​‍ ‍‌ ‌​‌‍‌‌‌ ‍​‌ ‌​​ ‌‍​‍‌‍​‌‌ ​ ‌‍‌‌‌‌‌‌‌ ​‍‌‍ ​​ ‌‌‍‍​‌ ‌​‌ ‌​‌ ​​​‍‌‌​ ​ ‌​​‌​‍‌‌​ ​‍‌​‌‍​‍‌‌​ ​‍‌​‌‍‌‍ ​‌‍ ‌‍​ ‌‍​‌‌‍ ​‌‍‍​‌‍ ‌ ​ ‌ ‌​​‍‌‌​ ​ ‌​​‌​ ​ ​ ​ ​ ​ ​ ​ ​‍‌‍‌‍‍‌‌‍‌​​ ‌​ ‌​‌‍‌‌​ ‍​‌‍​ ​ ‌​​ ‌‍‌‍​‌​ ‍​​‍ ‌‌‍​‍‌‍‌‍​ ​‌‌‍​‌​‍ ‌​ ‌​​ ‌‍​ ​​​ ​ ​‍ ‌‌‍​‍​ ​​​ ‌‌​ ​​​‍ ‌​ ‌ ​ ‍‌​ ‌‍‌‍​‌‌‍​‍‌‍​‌‌‍‌‍‌‍​‍‌‍‌‌​ ‌​​ ‌‌​ ‍​​‍‌‍‌ ‌​‌ ‍‌‌ ​​‌‍‌‌​ ‌‌‍‍​‌‍‌‌‌‍ ​‌ ​​‌‌‌​‌‍ ‌ ​​‌‍‍‌‌‍​ ​‍‌‍‌ ​​‌‍​‌‌ ‌​‌‍‍​​ ‌‌‍​ ‌‍ ‌‍ ‍‌ ‌​‌‍‌‌‌‍ ‍‌ ‌​​‍‌‌​ ‌‌‌​​‍‌‌ ‌‍‍ ‌‍‌‌‌ ‍‌​‍‌‌​ ​ ‌​‌​​‍‌‌​ ​ ‌​‌​​‍‌‌​ ​‍​ ​‍‌‍‌‍​ ‌‌‌‍​‍‌‍‌‌‌‍‌‌​ ​​​ ​ ​ ‍​‌‍​ ​ ‍‌​ ​​​ ​‍​‍‌‌​ ​‍​ ​‍​‍‌‌​ ‌‌‌​‌​​‍ ‍‌‍​ ‌‍‍​‌‍‍‌‌‍ ​‌‍‌​‌ ​‍‌‍‌‌‌‍ ‍​‍‌‌​ ‌‌‌​​‍‌‌ ‌‍‍ ‌‍‌‌‌ ‍‌​‍‌‌​ ​ ‌​‌​​‍‌‌​ ​ ‌​‌​​‍‌‌​ ​‍​ ​‍‌‍​‍​ ‌ ​ ‍​‌‍​ ​ ​ ​ ‌​‌‍‌‌‌‍‌‍​ ‌‍‌‍‌‌​ ‌‍​ ‌ ​‍‌‌​ ​‍​ ​‍​‍‌‌​ ‌‌‌​‌​​‍ ‍‌ ‌​‌‍‌‌‌ ‍​‌ ‌​​‍‌‍‌ ​​‌‍‌‌‌ ​‍‌ ​ ‌ ​​‌‍‌‌‌‍​ ‌ ‌​‌‍‍‌‌ ‌‍‌‍‌‌​ ‌‌ ​​‌ ‌‌‌‍​‍‌‍ ​‌‍‍‌‌ ​ ‌‍‍​‌‍‌‌‌‍‌​​‍​‍‌ ‌
Related Help Topics
See all help topics
ESIP FAQs​​​​‌ ‍ ​‍​‍‌‍ ‌ ​‍‌‍‍‌‌‍‌ ‌‍‍‌‌‍ ‍​‍​‍​ ‍‍​‍​‍‌ ​ ‌‍​‌‌‍ ‍‌‍‍‌‌ ‌​‌ ‍‌​‍ ‍‌‍‍‌‌‍ ​‍​‍​‍ ​​‍​‍‌‍‍​‌ ​‍‌‍‌‌‌‍‌‍​‍​‍​ ‍‍​‍​‍‌‍‍​‌ ‌​‌ ‌​‌ ​​​ ‍‍​‍ ​‍ ‌‍ ​‌‍ ‌‍​ ‌‍​‌‌‍ ​‌‍‍​‌‍ ‌ ​ ‌ ‌​​ ‍‍​ ​ ​ ​ ​ ​ ​ ​ ​‍ ‌‍‍‌‌‍ ‍‌ ‌​‌‍‌‌‌‍ ‍‌ ‌​​‍ ‌‍‌‌‌‍‌​‌‍‍‌‌ ‌​​‍ ‌‍ ‌‌‍ ‌‍‌​‌‍‌‌​ ‌‌ ​​‌ ​‍‌‍‌‌‌ ​ ‌‍‌‌‌‍ ‍‌ ‌​‌‍​‌‌ ‌​‌‍‍‌‌‍ ‌‍ ‍​ ‍ ‌‍‍‌‌‍‌​​ ‌​ ​‌​ ‍‌​ ​​​ ‌ ‌‍‌​​ ​​​ ‌‌​ ‍​​‍ ‌​ ​​​ ​​​ ​‍‌‍​‌​‍ ‌​ ‌​​ ‌‍‌‍‌‌​ ‌‍​‍ ‌​ ‍‌​ ​‍​ ‌ ​ ​ ​‍ ‌​ ​ ​ ​​​ ​‌​ ‌‌​ ‌ ​ ‌‌​ ‍‌‌‍‌​‌‍‌‍​ ‌‍​ ‍​​ ‍​​ ‍ ‌ ‌​‌ ‍‌‌ ​​‌‍‌‌​ ‌‌‍‍​‌‍‌‌‌‍ ​‌ ​​‌‌‌​‌‍ ‌ ​​‌‍‍‌‌‍​ ​ ‍ ‌ ​​‌‍​‌‌ ‌​‌‍‍​​ ‌‌ ‌​‌‍‍‌‌ ‌​‌‍ ​‌‍‌‌​ ‌‍​‍‌‍​‌‌ ​ ‌‍‌‌‌‌‌‌‌ ​‍‌‍ ​​ ‌‌‍‍​‌ ‌​‌ ‌​‌ ​​​‍‌‌​ ​ ‌​​‌​‍‌‌​ ​‍‌​‌‍​‍‌‌​ ​‍‌​‌‍‌‍ ​‌‍ ‌‍​ ‌‍​‌‌‍ ​‌‍‍​‌‍ ‌ ​ ‌ ‌​​‍‌‌​ ​ ‌​​‌​ ​ ​ ​ ​ ​ ​ ​ ​‍‌‍‌‍‍‌‌‍‌​​ ‌​ ​‌​ ‍‌​ ​​​ ‌ ‌‍‌​​ ​​​ ‌‌​ ‍​​‍ ‌​ ​​​ ​​​ ​‍‌‍​‌​‍ ‌​ ‌​​ ‌‍‌‍‌‌​ ‌‍​‍ ‌​ ‍‌​ ​‍​ ‌ ​ ​ ​‍ ‌​ ​ ​ ​​​ ​‌​ ‌‌​ ‌ ​ ‌‌​ ‍‌‌‍‌​‌‍‌‍​ ‌‍​ ‍​​ ‍​​‍‌‍‌ ‌​‌ ‍‌‌ ​​‌‍‌‌​ ‌‌‍‍​‌‍‌‌‌‍ ​‌ ​​‌‌‌​‌‍ ‌ ​​‌‍‍‌‌‍​ ​‍‌‍‌ ​​‌‍​‌‌ ‌​‌‍‍​​ ‌‌ ‌​‌‍‍‌‌ ‌​‌‍ ​‌‍‌‌​‍‌‍‌ ​​‌‍‌‌‌ ​‍‌ ​ ‌ ​​‌‍‌‌‌‍​ ‌ ‌​‌‍‍‌‌ ‌‍‌‍‌‌​ ‌‌ ​​‌ ‌‌‌‍​‍‌‍ ​‌‍‍‌‌ ​ ‌‍‍​‌‍‌‌‌‍‌​​‍​‍‌ ‌
Workforce Development Reimbursement FAQs​​​​‌ ‍ ​‍​‍‌‍ ‌ ​‍‌‍‍‌‌‍‌ ‌‍‍‌‌‍ ‍​‍​‍​ ‍‍​‍​‍‌ ​ ‌‍​‌‌‍ ‍‌‍‍‌‌ ‌​‌ ‍‌​‍ ‍‌‍‍‌‌‍ ​‍​‍​‍ ​​‍​‍‌‍‍​‌ ​‍‌‍‌‌‌‍‌‍​‍​‍​ ‍‍​‍​‍‌‍‍​‌ ‌​‌ ‌​‌ ​​​ ‍‍​‍ ​‍ ‌‍ ​‌‍ ‌‍​ ‌‍​‌‌‍ ​‌‍‍​‌‍ ‌ ​ ‌ ‌​​ ‍‍​ ​ ​ ​ ​ ​ ​ ​ ​‍ ‌‍‍‌‌‍ ‍‌ ‌​‌‍‌‌‌‍ ‍‌ ‌​​‍ ‌‍‌‌‌‍‌​‌‍‍‌‌ ‌​​‍ ‌‍ ‌‌‍ ‌‍‌​‌‍‌‌​ ‌‌ ​​‌ ​‍‌‍‌‌‌ ​ ‌‍‌‌‌‍ ‍‌ ‌​‌‍​‌‌ ‌​‌‍‍‌‌‍ ‌‍ ‍​ ‍ ‌‍‍‌‌‍‌​​ ‌​ ​ ​ ​‍‌‍‌‍‌‍‌‍​ ‌ ‌‍​ ‌‍‌‌​ ‌‍​‍ ‌​ ​ ​ ​‍​ ​ ​ ​​​‍ ‌​ ‌​‌‍‌‍​ ​ ‌‍‌​​‍ ‌‌‍​‌‌‍​‍​ ​ ​ ‌ ​‍ ‌​ ​‌‌‍‌‍​ ‍​‌‍​ ​ ‍‌‌‍​‍​ ‌‌​ ‍​​ ‌‍‌‍​ ‌‍‌‍‌‍​‌​ ‍ ‌ ‌​‌ ‍‌‌ ​​‌‍‌‌​ ‌‌‍‍​‌‍‌‌‌‍ ​‌ ​​‌‌‌​‌‍ ‌ ​​‌‍‍‌‌‍​ ​ ‍ ‌ ​​‌‍​‌‌ ‌​‌‍‍​​ ‌‌ ‌​‌‍‍‌‌ ‌​‌‍ ​‌‍‌‌​ ‌‍​‍‌‍​‌‌ ​ ‌‍‌‌‌‌‌‌‌ ​‍‌‍ ​​ ‌‌‍‍​‌ ‌​‌ ‌​‌ ​​​‍‌‌​ ​ ‌​​‌​‍‌‌​ ​‍‌​‌‍​‍‌‌​ ​‍‌​‌‍‌‍ ​‌‍ ‌‍​ ‌‍​‌‌‍ ​‌‍‍​‌‍ ‌ ​ ‌ ‌​​‍‌‌​ ​ ‌​​‌​ ​ ​ ​ ​ ​ ​ ​ ​‍‌‍‌‍‍‌‌‍‌​​ ‌​ ​ ​ ​‍‌‍‌‍‌‍‌‍​ ‌ ‌‍​ ‌‍‌‌​ ‌‍​‍ ‌​ ​ ​ ​‍​ ​ ​ ​​​‍ ‌​ ‌​‌‍‌‍​ ​ ‌‍‌​​‍ ‌‌‍​‌‌‍​‍​ ​ ​ ‌ ​‍ ‌​ ​‌‌‍‌‍​ ‍​‌‍​ ​ ‍‌‌‍​‍​ ‌‌​ ‍​​ ‌‍‌‍​ ‌‍‌‍‌‍​‌​‍‌‍‌ ‌​‌ ‍‌‌ ​​‌‍‌‌​ ‌‌‍‍​‌‍‌‌‌‍ ​‌ ​​‌‌‌​‌‍ ‌ ​​‌‍‍‌‌‍​ ​‍‌‍‌ ​​‌‍​‌‌ ‌​‌‍‍​​ ‌‌ ‌​‌‍‍‌‌ ‌​‌‍ ​‌‍‌‌​‍‌‍‌ ​​‌‍‌‌‌ ​‍‌ ​ ‌ ​​‌‍‌‌‌‍​ ‌ ‌​‌‍‍‌‌ ‌‍‌‍‌‌​ ‌‌ ​​‌ ‌‌‌‍​‍‌‍ ​‌‍‍‌‌ ​ ‌‍‍​‌‍‌‌‌‍‌​​‍​‍‌ ‌
Energy Assistance Days​​​​‌ ‍ ​‍​‍‌‍ ‌ ​‍‌‍‍‌‌‍‌ ‌‍‍‌‌‍ ‍​‍​‍​ ‍‍​‍​‍‌ ​ ‌‍​‌‌‍ ‍‌‍‍‌‌ ‌​‌ ‍‌​‍ ‍‌‍‍‌‌‍ ​‍​‍​‍ ​​‍​‍‌‍‍​‌ ​‍‌‍‌‌‌‍‌‍​‍​‍​ ‍‍​‍​‍‌‍‍​‌ ‌​‌ ‌​‌ ​​​ ‍‍​‍ ​‍ ‌‍ ​‌‍ ‌‍​ ‌‍​‌‌‍ ​‌‍‍​‌‍ ‌ ​ ‌ ‌​​ ‍‍​ ​ ​ ​ ​ ​ ​ ​ ​‍ ‌‍‍‌‌‍ ‍‌ ‌​‌‍‌‌‌‍ ‍‌ ‌​​‍ ‌‍‌‌‌‍‌​‌‍‍‌‌ ‌​​‍ ‌‍ ‌‌‍ ‌‍‌​‌‍‌‌​ ‌‌ ​​‌ ​‍‌‍‌‌‌ ​ ‌‍‌‌‌‍ ‍‌ ‌​‌‍​‌‌ ‌​‌‍‍‌‌‍ ‌‍ ‍​ ‍ ‌‍‍‌‌‍‌​​ ‌​ ​ ‌‍‌‍​ ​ ​ ‌​​ ​ ‌‍‌​​ ‌ ​ ‌‍​‍ ‌‌‍​ ​ ‌‍‌‍​‍​ ​‍​‍ ‌​ ‌​​ ‌‌‌‍‌​​ ‍​​‍ ‌​ ‍​‌‍​‍‌‍‌‍‌‍​ ​‍ ‌‌‍‌​‌‍‌​​ ​‌​ ​​‌‍‌​‌‍​‌​ ‌‌​ ‌‍​ ​‌​ ‌‌​ ‍‌​ ‌​​ ‍ ‌ ‌​‌ ‍‌‌ ​​‌‍‌‌​ ‌‌‍‍​‌‍‌‌‌‍ ​‌ ​​‌‌‌​‌‍ ‌ ​​‌‍‍‌‌‍​ ​ ‍ ‌ ​​‌‍​‌‌ ‌​‌‍‍​​ ‌‌ ‌​‌‍‍‌‌ ‌​‌‍ ​‌‍‌‌​ ‌‍​‍‌‍​‌‌ ​ ‌‍‌‌‌‌‌‌‌ ​‍‌‍ ​​ ‌‌‍‍​‌ ‌​‌ ‌​‌ ​​​‍‌‌​ ​ ‌​​‌​‍‌‌​ ​‍‌​‌‍​‍‌‌​ ​‍‌​‌‍‌‍ ​‌‍ ‌‍​ ‌‍​‌‌‍ ​‌‍‍​‌‍ ‌ ​ ‌ ‌​​‍‌‌​ ​ ‌​​‌​ ​ ​ ​ ​ ​ ​ ​ ​‍‌‍‌‍‍‌‌‍‌​​ ‌​ ​ ‌‍‌‍​ ​ ​ ‌​​ ​ ‌‍‌​​ ‌ ​ ‌‍​‍ ‌‌‍​ ​ ‌‍‌‍​‍​ ​‍​‍ ‌​ ‌​​ ‌‌‌‍‌​​ ‍​​‍ ‌​ ‍​‌‍​‍‌‍‌‍‌‍​ ​‍ ‌‌‍‌​‌‍‌​​ ​‌​ ​​‌‍‌​‌‍​‌​ ‌‌​ ‌‍​ ​‌​ ‌‌​ ‍‌​ ‌​​‍‌‍‌ ‌​‌ ‍‌‌ ​​‌‍‌‌​ ‌‌‍‍​‌‍‌‌‌‍ ​‌ ​​‌‌‌​‌‍ ‌ ​​‌‍‍‌‌‍​ ​‍‌‍‌ ​​‌‍​‌‌ ‌​‌‍‍​​ ‌‌ ‌​‌‍‍‌‌ ‌​‌‍ ​‌‍‌‌​‍‌‍‌ ​​‌‍‌‌‌ ​‍‌ ​ ‌ ​​‌‍‌‌‌‍​ ‌ ‌​‌‍‍‌‌ ‌‍‌‍‌‌​ ‌‌ ​​‌ ‌‌‌‍​‍‌‍ ​‌‍‍‌‌ ​ ‌‍‍​‌‍‌‌‌‍‌​​‍​‍‌ ‌
LGEA FAQs​​​​‌ ‍ ​‍​‍‌‍ ‌ ​‍‌‍‍‌‌‍‌ ‌‍‍‌‌‍ ‍​‍​‍​ ‍‍​‍​‍‌ ​ ‌‍​‌‌‍ ‍‌‍‍‌‌ ‌​‌ ‍‌​‍ ‍‌‍‍‌‌‍ ​‍​‍​‍ ​​‍​‍‌‍‍​‌ ​‍‌‍‌‌‌‍‌‍​‍​‍​ ‍‍​‍​‍‌‍‍​‌ ‌​‌ ‌​‌ ​​​ ‍‍​‍ ​‍ ‌‍ ​‌‍ ‌‍​ ‌‍​‌‌‍ ​‌‍‍​‌‍ ‌ ​ ‌ ‌​​ ‍‍​ ​ ​ ​ ​ ​ ​ ​ ​‍ ‌‍‍‌‌‍ ‍‌ ‌​‌‍‌‌‌‍ ‍‌ ‌​​‍ ‌‍‌‌‌‍‌​‌‍‍‌‌ ‌​​‍ ‌‍ ‌‌‍ ‌‍‌​‌‍‌‌​ ‌‌ ​​‌ ​‍‌‍‌‌‌ ​ ‌‍‌‌‌‍ ‍‌ ‌​‌‍​‌‌ ‌​‌‍‍‌‌‍ ‌‍ ‍​ ‍ ‌‍‍‌‌‍‌​​ ‌​ ‌‌‌‍​ ‌‍​ ​ ‍​​ ‍‌‌‍‌​‌‍​‍​ ‌​​‍ ‌‌‍​‍​ ‌‌​ ​​‌‍‌‍​‍ ‌​ ‌​​ ‌‌‌‍‌‍​ ‌‌​‍ ‌​ ‍‌‌‍​‌‌‍‌​‌‍​ ​‍ ‌‌‍‌‍​ ‌​​ ​​​ ​‌​ ‌‌​ ​​​ ‌ ​ ‌​​ ‌‌​ ‍‌​ ‍‌​ ​‌​ ‍ ‌ ‌​‌ ‍‌‌ ​​‌‍‌‌​ ‌‌‍‍​‌‍‌‌‌‍ ​‌ ​​‌‌‌​‌‍ ‌ ​​‌‍‍‌‌‍​ ​ ‍ ‌ ​​‌‍​‌‌ ‌​‌‍‍​​ ‌‌ ‌​‌‍‍‌‌ ‌​‌‍ ​‌‍‌‌​ ‌‍​‍‌‍​‌‌ ​ ‌‍‌‌‌‌‌‌‌ ​‍‌‍ ​​ ‌‌‍‍​‌ ‌​‌ ‌​‌ ​​​‍‌‌​ ​ ‌​​‌​‍‌‌​ ​‍‌​‌‍​‍‌‌​ ​‍‌​‌‍‌‍ ​‌‍ ‌‍​ ‌‍​‌‌‍ ​‌‍‍​‌‍ ‌ ​ ‌ ‌​​‍‌‌​ ​ ‌​​‌​ ​ ​ ​ ​ ​ ​ ​ ​‍‌‍‌‍‍‌‌‍‌​​ ‌​ ‌‌‌‍​ ‌‍​ ​ ‍​​ ‍‌‌‍‌​‌‍​‍​ ‌​​‍ ‌‌‍​‍​ ‌‌​ ​​‌‍‌‍​‍ ‌​ ‌​​ ‌‌‌‍‌‍​ ‌‌​‍ ‌​ ‍‌‌‍​‌‌‍‌​‌‍​ ​‍ ‌‌‍‌‍​ ‌​​ ​​​ ​‌​ ‌‌​ ​​​ ‌ ​ ‌​​ ‌‌​ ‍‌​ ‍‌​ ​‌​‍‌‍‌ ‌​‌ ‍‌‌ ​​‌‍‌‌​ ‌‌‍‍​‌‍‌‌‌‍ ​‌ ​​‌‌‌​‌‍ ‌ ​​‌‍‍‌‌‍​ ​‍‌‍‌ ​​‌‍​‌‌ ‌​‌‍‍​​ ‌‌ ‌​‌‍‍‌‌ ‌​‌‍ ​‌‍‌‌​‍‌‍‌ ​​‌‍‌‌‌ ​‍‌ ​ ‌ ​​‌‍‌‌‌‍​ ‌ ‌​‌‍‍‌‌ ‌‍‌‍‌‌​ ‌‌ ​​‌ ‌‌‌‍​‍‌‍ ​‌‍‍‌‌ ​ ‌‍‍​‌‍‌‌‌‍‌​​‍​‍‌ ‌
Low-Income Weatherization​​​​‌ ‍ ​‍​‍‌‍ ‌ ​‍‌‍‍‌‌‍‌ ‌‍‍‌‌‍ ‍​‍​‍​ ‍‍​‍​‍‌ ​ ‌‍​‌‌‍ ‍‌‍‍‌‌ ‌​‌ ‍‌​‍ ‍‌‍‍‌‌‍ ​‍​‍​‍ ​​‍​‍‌‍‍​‌ ​‍‌‍‌‌‌‍‌‍​‍​‍​ ‍‍​‍​‍‌‍‍​‌ ‌​‌ ‌​‌ ​​​ ‍‍​‍ ​‍ ‌‍ ​‌‍ ‌‍​ ‌‍​‌‌‍ ​‌‍‍​‌‍ ‌ ​ ‌ ‌​​ ‍‍​ ​ ​ ​ ​ ​ ​ ​ ​‍ ‌‍‍‌‌‍ ‍‌ ‌​‌‍‌‌‌‍ ‍‌ ‌​​‍ ‌‍‌‌‌‍‌​‌‍‍‌‌ ‌​​‍ ‌‍ ‌‌‍ ‌‍‌​‌‍‌‌​ ‌‌ ​​‌ ​‍‌‍‌‌‌ ​ ‌‍‌‌‌‍ ‍‌ ‌​‌‍​‌‌ ‌​‌‍‍‌‌‍ ‌‍ ‍​ ‍ ‌‍‍‌‌‍‌​​ ‌​ ‌‍‌‍‌​​ ‌‍​ ​​‌‍‌‍‌‍‌​​ ​ ​ ‌ ​‍ ‌​ ‍​‌‍‌​​ ​ ​ ‍​​‍ ‌​ ‌​​ ​ ​ ​ ‌‍‌​​‍ ‌‌‍​‍​ ‍​‌‍​‌‌‍​‍​‍ ‌​ ‌‌​ ‌‌​ ‌‍‌‍‌​​ ​​‌‍​‌‌‍‌‌​ ​‌​ ​‌‌‍​‍‌‍​‌‌‍​‌​ ‍ ‌ ‌​‌ ‍‌‌ ​​‌‍‌‌​ ‌‌‍‍​‌‍‌‌‌‍ ​‌ ​​‌‌‌​‌‍ ‌ ​​‌‍‍‌‌‍​ ​ ‍ ‌ ​​‌‍​‌‌ ‌​‌‍‍​​ ‌‌ ‌​‌‍‍‌‌ ‌​‌‍ ​‌‍‌‌​ ‌‍​‍‌‍​‌‌ ​ ‌‍‌‌‌‌‌‌‌ ​‍‌‍ ​​ ‌‌‍‍​‌ ‌​‌ ‌​‌ ​​​‍‌‌​ ​ ‌​​‌​‍‌‌​ ​‍‌​‌‍​‍‌‌​ ​‍‌​‌‍‌‍ ​‌‍ ‌‍​ ‌‍​‌‌‍ ​‌‍‍​‌‍ ‌ ​ ‌ ‌​​‍‌‌​ ​ ‌​​‌​ ​ ​ ​ ​ ​ ​ ​ ​‍‌‍‌‍‍‌‌‍‌​​ ‌​ ‌‍‌‍‌​​ ‌‍​ ​​‌‍‌‍‌‍‌​​ ​ ​ ‌ ​‍ ‌​ ‍​‌‍‌​​ ​ ​ ‍​​‍ ‌​ ‌​​ ​ ​ ​ ‌‍‌​​‍ ‌‌‍​‍​ ‍​‌‍​‌‌‍​‍​‍ ‌​ ‌‌​ ‌‌​ ‌‍‌‍‌​​ ​​‌‍​‌‌‍‌‌​ ​‌​ ​‌‌‍​‍‌‍​‌‌‍​‌​‍‌‍‌ ‌​‌ ‍‌‌ ​​‌‍‌‌​ ‌‌‍‍​‌‍‌‌‌‍ ​‌ ​​‌‌‌​‌‍ ‌ ​​‌‍‍‌‌‍​ ​‍‌‍‌ ​​‌‍​‌‌ ‌​‌‍‍​​ ‌‌ ‌​‌‍‍‌‌ ‌​‌‍ ​‌‍‌‌​‍‌‍‌ ​​‌‍‌‌‌ ​‍‌ ​ ‌ ​​‌‍‌‌‌‍​ ‌ ‌​‌‍‍‌‌ ‌‍‌‍‌‌​ ‌‌ ​​‌ ‌‌‌‍​‍‌‍ ​‌‍‍‌‌ ​ ‌‍‍​‌‍‌‌‌‍‌​​‍​‍‌ ‌
New Construction FAQs​​​​‌ ‍ ​‍​‍‌‍ ‌ ​‍‌‍‍‌‌‍‌ ‌‍‍‌‌‍ ‍​‍​‍​ ‍‍​‍​‍‌ ​ ‌‍​‌‌‍ ‍‌‍‍‌‌ ‌​‌ ‍‌​‍ ‍‌‍‍‌‌‍ ​‍​‍​‍ ​​‍​‍‌‍‍​‌ ​‍‌‍‌‌‌‍‌‍​‍​‍​ ‍‍​‍​‍‌‍‍​‌ ‌​‌ ‌​‌ ​​​ ‍‍​‍ ​‍ ‌‍ ​‌‍ ‌‍​ ‌‍​‌‌‍ ​‌‍‍​‌‍ ‌ ​ ‌ ‌​​ ‍‍​ ​ ​ ​ ​ ​ ​ ​ ​‍ ‌‍‍‌‌‍ ‍‌ ‌​‌‍‌‌‌‍ ‍‌ ‌​​‍ ‌‍‌‌‌‍‌​‌‍‍‌‌ ‌​​‍ ‌‍ ‌‌‍ ‌‍‌​‌‍‌‌​ ‌‌ ​​‌ ​‍‌‍‌‌‌ ​ ‌‍‌‌‌‍ ‍‌ ‌​‌‍​‌‌ ‌​‌‍‍‌‌‍ ‌‍ ‍​ ‍ ‌‍‍‌‌‍‌​​ ‌‌‍​‍‌‍‌‌​ ​ ​ ‌​‌‍‌​​ ‍​​ ​‌​ ‌‍​‍ ‌​ ‌‍​ ‌ ​ ​‌​ ‌‍​‍ ‌​ ‌​​ ‌ ​ ​‌​ ‍‌​‍ ‌‌‍​‌​ ‌‌‌‍​‍​ ​​​‍ ‌‌‍​‍​ ‌ ​ ‌‌‌‍‌​​ ​‍​ ​‌​ ‌‍‌‍‌‍‌‍​‍‌‍​ ‌‍‌‌‌‍‌‌​ ‍ ‌ ‌​‌ ‍‌‌ ​​‌‍‌‌​ ‌‌‍‍​‌‍‌‌‌‍ ​‌ ​​‌‌‌​‌‍ ‌ ​​‌‍‍‌‌‍​ ​ ‍ ‌ ​​‌‍​‌‌ ‌​‌‍‍​​ ‌‌ ‌​‌‍‍‌‌ ‌​‌‍ ​‌‍‌‌​ ‌‍​‍‌‍​‌‌ ​ ‌‍‌‌‌‌‌‌‌ ​‍‌‍ ​​ ‌‌‍‍​‌ ‌​‌ ‌​‌ ​​​‍‌‌​ ​ ‌​​‌​‍‌‌​ ​‍‌​‌‍​‍‌‌​ ​‍‌​‌‍‌‍ ​‌‍ ‌‍​ ‌‍​‌‌‍ ​‌‍‍​‌‍ ‌ ​ ‌ ‌​​‍‌‌​ ​ ‌​​‌​ ​ ​ ​ ​ ​ ​ ​ ​‍‌‍‌‍‍‌‌‍‌​​ ‌‌‍​‍‌‍‌‌​ ​ ​ ‌​‌‍‌​​ ‍​​ ​‌​ ‌‍​‍ ‌​ ‌‍​ ‌ ​ ​‌​ ‌‍​‍ ‌​ ‌​​ ‌ ​ ​‌​ ‍‌​‍ ‌‌‍​‌​ ‌‌‌‍​‍​ ​​​‍ ‌‌‍​‍​ ‌ ​ ‌‌‌‍‌​​ ​‍​ ​‌​ ‌‍‌‍‌‍‌‍​‍‌‍​ ‌‍‌‌‌‍‌‌​‍‌‍‌ ‌​‌ ‍‌‌ ​​‌‍‌‌​ ‌‌‍‍​‌‍‌‌‌‍ ​‌ ​​‌‌‌​‌‍ ‌ ​​‌‍‍‌‌‍​ ​‍‌‍‌ ​​‌‍​‌‌ ‌​‌‍‍​​ ‌‌ ‌​‌‍‍‌‌ ‌​‌‍ ​‌‍‌‌​‍‌‍‌ ​​‌‍‌‌‌ ​‍‌ ​ ‌ ​​‌‍‌‌‌‍​ ‌ ‌​‌‍‍‌‌ ‌‍‌‍‌‌​ ‌‌ ​​‌ ‌‌‌‍​‍‌‍ ​‌‍‍‌‌ ​ ‌‍‍​‌‍‌‌‌‍‌​​‍​‍‌ ‌
Related technology